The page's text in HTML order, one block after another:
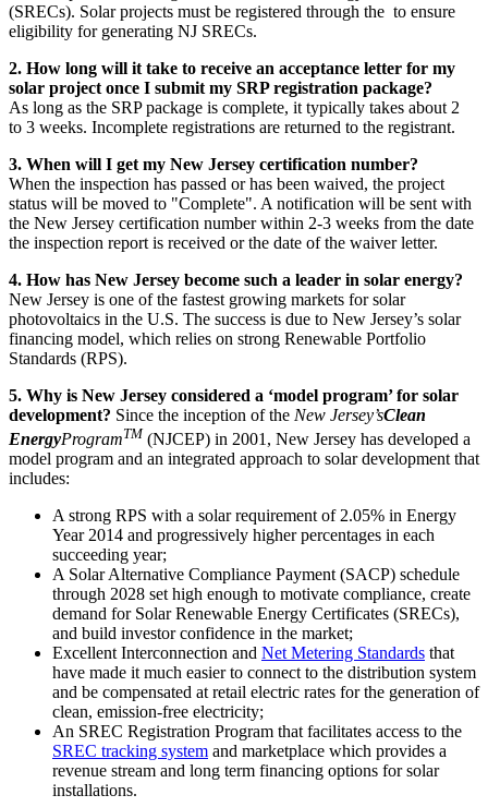
(SRECs). Solar projects must be registered through the ​​​​‌ ‍ ​‍​‍‌‍ ‌ ​‍‌‍‍‌‌‍‌ ‌‍‍‌‌‍ ‍​‍​‍​ ‍‍​‍​‍‌ ​ ‌‍​‌‌‍ ‍‌‍‍‌‌ ‌​‌ ‍‌​‍ ‍‌‍‍‌‌‍ ​‍​‍​‍ ​​‍​‍‌‍‍​‌ ​‍‌‍‌‌‌‍‌‍​‍​‍​ ‍‍​‍​‍‌‍‍​‌ ‌​‌ ‌​‌ ​​​ ‍‍​‍ ​‍ ‌‍ ​‌‍ ‌‍​ ‌‍​‌‌‍ ​‌‍‍​‌‍ ‌ ​ ‌ ‌​​ ‍‍​ ​ ​ ​ ​ ​ ​ ​ ​‍ ‌‍‍‌‌‍ ‍‌ ‌​‌‍‌‌‌‍ ‍‌ ‌​​‍ ‌‍‌‌‌‍‌​‌‍‍‌‌ ‌​​‍ ‌‍ ‌‌‍ ‌‍‌​‌‍‌‌​ ‌‌ ​​‌ ​‍‌‍‌‌‌ ​ ‌‍‌‌‌‍ ‍‌ ‌​‌‍​‌‌ ‌​‌‍‍‌‌‍ ‌‍ ‍​ ‍ ‌‍‍‌‌‍‌​​ ‌​ ​​‌‍‌‍‌‍‌‌​ ​​​ ‌‌​ ​‌‌‍‌‍‌‍‌‌​‍ ‌​ ‌​​ ​‌​ ‍​‌‍‌​​‍ ‌​ ‌​‌‍‌​​ ‌‍​ ‍‌​‍ ‌‌‍​‌​ ​ ​ ‌​‌‍​ ​‍ ‌‌‍‌‌‌‍‌‍​ ‌‍​ ‌​​ ‍​‌‍​ ‌‍‌​​ ‌​​ ​‍​ ​‌‌‍​ ​ ‌‌​ ‍ ‌ ‌​‌ ‍‌‌ ​​‌‍‌‌​ ‌‌‍‍​‌‍‌‌‌‍ ​‌ ​​‌‌‌​‌‍ ‌ ​​‌‍‍‌‌‍​ ​ ‍ ‌ ​​‌‍​‌‌ ‌​‌‍‍​​ ‌‌‍​ ‌‍ ‌‍ ‍‌ ‌​‌‍‌‌‌‍ ‍‌ ‌​​‍‌‌​ ‌‌‌​​‍‌‌ ‌‍‍ ‌‍‌‌‌ ‍‌​‍‌‌​ ​ ‌​‌​​‍‌‌​ ​ ‌​‌​​‍‌‌​ ​‍​ ​‍‌‍​ ​ ​‌‌‍‌​​ ‍​​ ​ ​ ‌​​ ​‍‌‍‌‌‌‍​ ​ ​​​ ​ ‌‍‌​​‍‌‌​ ​‍​ ​‍​‍‌‌​ ‌‌‌​‌​​‍ ‍‌‍​ ‌‍‍​‌‍‍‌‌‍ ​‌‍‌​‌ ​‍‌‍‌‌‌‍ ‍​‍‌‌​ ‌‌‌​​‍‌‌ ‌‍‍ ‌‍‌‌‌ ‍‌​‍‌‌​ ​ ‌​‌​​‍‌‌​ ​ ‌​‌​​‍‌‌​ ​‍​ ​‍​ ​ ‌‍‌‌‌‍‌​​ ​‍‌‍‌​‌‍‌‌​ ‍​‌‍​‍​ ‌​‌‍‌‌​ ‌‍​ ‌ ​‍‌‌​ ​‍​ ​‍​‍‌‌​ ‌‌‌​‌​​‍ ‍‌ ‌​‌‍‌‌‌ ‍​‌ ‌​​ ‌‍​‍‌‍​‌‌ ​ ‌‍‌‌‌‌‌‌‌ ​‍‌‍ ​​ ‌‌‍‍​‌ ‌​‌ ‌​‌ ​​​‍‌‌​ ​ ‌​​‌​‍‌‌​ ​‍‌​‌‍​‍‌‌​ ​‍‌​‌‍‌‍ ​‌‍ ‌‍​ ‌‍​‌‌‍ ​‌‍‍​‌‍ ‌ ​ ‌ ‌​​‍‌‌​ ​ ‌​​‌​ ​ ​ ​ ​ ​ ​ ​ ​‍‌‍‌‍‍‌‌‍‌​​ ‌​ ​​‌‍‌‍‌‍‌‌​ ​​​ ‌‌​ ​‌‌‍‌‍‌‍‌‌​‍ ‌​ ‌​​ ​‌​ ‍​‌‍‌​​‍ ‌​ ‌​‌‍‌​​ ‌‍​ ‍‌​‍ ‌‌‍​‌​ ​ ​ ‌​‌‍​ ​‍ ‌‌‍‌‌‌‍‌‍​ ‌‍​ ‌​​ ‍​‌‍​ ‌‍‌​​ ‌​​ ​‍​ ​‌‌‍​ ​ ‌‌​‍‌‍‌ ‌​‌ ‍‌‌ ​​‌‍‌‌​ ‌‌‍‍​‌‍‌‌‌‍ ​‌ ​​‌‌‌​‌‍ ‌ ​​‌‍‍‌‌‍​ ​‍‌‍‌ ​​‌‍​‌‌ ‌​‌‍‍​​ ‌‌‍​ ‌‍ ‌‍ ‍‌ ‌​‌‍‌‌‌‍ ‍‌ ‌​​‍‌‌​ ‌‌‌​​‍‌‌ ‌‍‍ ‌‍‌‌‌ ‍‌​‍‌‌​ ​ ‌​‌​​‍‌‌​ ​ ‌​‌​​‍‌‌​ ​‍​ ​‍‌‍​ ​ ​‌‌‍‌​​ ‍​​ ​ ​ ‌​​ ​‍‌‍‌‌‌‍​ ​ ​​​ ​ ‌‍‌​​‍‌‌​ ​‍​ ​‍​‍‌‌​ ‌‌‌​‌​​‍ ‍‌‍​ ‌‍‍​‌‍‍‌‌‍ ​‌‍‌​‌ ​‍‌‍‌‌‌‍ ‍​‍‌‌​ ‌‌‌​​‍‌‌ ‌‍‍ ‌‍‌‌‌ ‍‌​‍‌‌​ ​ ‌​‌​​‍‌‌​ ​ ‌​‌​​‍‌‌​ ​‍​ ​‍​ ​ ‌‍‌‌‌‍‌​​ ​‍‌‍‌​‌‍‌‌​ ‍​‌‍​‍​ ‌​‌‍‌‌​ ‌‍​ ‌ ​‍‌‌​ ​‍​ ​‍​‍‌‌​ ‌‌‌​‌​​‍ ‍‌ ‌​‌‍‌‌‌ ‍​‌ ‌​​‍‌‍‌ ​​‌‍‌‌‌ ​‍‌ ​ ‌ ​​‌‍‌‌‌‍​ ‌ ‌​‌‍‍‌‌ ‌‍‌‍‌‌​ ‌‌ ​​‌ ‌‌‌‍​‍‌‍ ​‌‍‍‌‌ ​ ‌‍‍​‌‍‌‌‌‍‌​​‍​‍‌ ‌ to ensure
eligibility for generating NJ SRECs.​​​​‌ ‍ ​‍​‍‌‍ ‌ ​‍‌‍‍‌‌‍‌ ‌‍‍‌‌‍ ‍​‍​‍​ ‍‍​‍​‍‌ ​ ‌‍​‌‌‍ ‍‌‍‍‌‌ ‌​‌ ‍‌​‍ ‍‌‍‍‌‌‍ ​‍​‍​‍ ​​‍​‍‌‍‍​‌ ​‍‌‍‌‌‌‍‌‍​‍​‍​ ‍‍​‍​‍‌‍‍​‌ ‌​‌ ‌​‌ ​​​ ‍‍​‍ ​‍ ‌‍ ​‌‍ ‌‍​ ‌‍​‌‌‍ ​‌‍‍​‌‍ ‌ ​ ‌ ‌​​ ‍‍​ ​ ​ ​ ​ ​ ​ ​ ​‍ ‌‍‍‌‌‍ ‍‌ ‌​‌‍‌‌‌‍ ‍‌ ‌​​‍ ‌‍‌‌‌‍‌​‌‍‍‌‌ ‌​​‍ ‌‍ ‌‌‍ ‌‍‌​‌‍‌‌​ ‌‌ ​​‌ ​‍‌‍‌‌‌ ​ ‌‍‌‌‌‍ ‍‌ ‌​‌‍​‌‌ ‌​‌‍‍‌‌‍ ‌‍ ‍​ ‍ ‌‍‍‌‌‍‌​​ ‌​ ​​‌‍‌‍‌‍‌‌​ ​​​ ‌‌​ ​‌‌‍‌‍‌‍‌‌​‍ ‌​ ‌​​ ​‌​ ‍​‌‍‌​​‍ ‌​ ‌​‌‍‌​​ ‌‍​ ‍‌​‍ ‌‌‍​‌​ ​ ​ ‌​‌‍​ ​‍ ‌‌‍‌‌‌‍‌‍​ ‌‍​ ‌​​ ‍​‌‍​ ‌‍‌​​ ‌​​ ​‍​ ​‌‌‍​ ​ ‌‌​ ‍ ‌ ‌​‌ ‍‌‌ ​​‌‍‌‌​ ‌‌‍‍​‌‍‌‌‌‍ ​‌ ​​‌‌‌​‌‍ ‌ ​​‌‍‍‌‌‍​ ​ ‍ ‌ ​​‌‍​‌‌ ‌​‌‍‍​​ ‌‌‍​ ‌‍ ‌‍ ‍‌ ‌​‌‍‌‌‌‍ ‍‌ ‌​​‍‌‌​ ‌‌‌​​‍‌‌ ‌‍‍ ‌‍‌‌‌ ‍‌​‍‌‌​ ​ ‌​‌​​‍‌‌​ ​ ‌​‌​​‍‌‌​ ​‍​ ​‍‌‍​ ​ ​‌‌‍‌​​ ‍​​ ​ ​ ‌​​ ​‍‌‍‌‌‌‍​ ​ ​​​ ​ ‌‍‌​​‍‌‌​ ​‍​ ​‍​‍‌‌​ ‌‌‌​‌​​‍ ‍‌‍​ ‌‍‍​‌‍‍‌‌‍ ​‌‍‌​‌ ​‍‌‍‌‌‌‍ ‍​‍‌‌​ ‌‌‌​​‍‌‌ ‌‍‍ ‌‍‌‌‌ ‍‌​‍‌‌​ ​ ‌​‌​​‍‌‌​ ​ ‌​‌​​‍‌‌​ ​‍​ ​‍​ ​‌‌‍​ ​ ‌‍​ ​ ‌‍‌​​ ​‍​ ‌ ‌‍​‌​ ​ ​ ​‌​ ‌​​ ‍‌​‍‌‌​ ​‍​ ​‍​‍‌‌​ ‌‌‌​‌​​‍ ‍‌ ‌​‌‍‌‌‌ ‍​‌ ‌​​ ‌‍​‍‌‍​‌‌ ​ ‌‍‌‌‌‌‌‌‌ ​‍‌‍ ​​ ‌‌‍‍​‌ ‌​‌ ‌​‌ ​​​‍‌‌​ ​ ‌​​‌​‍‌‌​ ​‍‌​‌‍​‍‌‌​ ​‍‌​‌‍‌‍ ​‌‍ ‌‍​ ‌‍​‌‌‍ ​‌‍‍​‌‍ ‌ ​ ‌ ‌​​‍‌‌​ ​ ‌​​‌​ ​ ​ ​ ​ ​ ​ ​ ​‍‌‍‌‍‍‌‌‍‌​​ ‌​ ​​‌‍‌‍‌‍‌‌​ ​​​ ‌‌​ ​‌‌‍‌‍‌‍‌‌​‍ ‌​ ‌​​ ​‌​ ‍​‌‍‌​​‍ ‌​ ‌​‌‍‌​​ ‌‍​ ‍‌​‍ ‌‌‍​‌​ ​ ​ ‌​‌‍​ ​‍ ‌‌‍‌‌‌‍‌‍​ ‌‍​ ‌​​ ‍​‌‍​ ‌‍‌​​ ‌​​ ​‍​ ​‌‌‍​ ​ ‌‌​‍‌‍‌ ‌​‌ ‍‌‌ ​​‌‍‌‌​ ‌‌‍‍​‌‍‌‌‌‍ ​‌ ​​‌‌‌​‌‍ ‌ ​​‌‍‍‌‌‍​ ​‍‌‍‌ ​​‌‍​‌‌ ‌​‌‍‍​​ ‌‌‍​ ‌‍ ‌‍ ‍‌ ‌​‌‍‌‌‌‍ ‍‌ ‌​​‍‌‌​ ‌‌‌​​‍‌‌ ‌‍‍ ‌‍‌‌‌ ‍‌​‍‌‌​ ​ ‌​‌​​‍‌‌​ ​ ‌​‌​​‍‌‌​ ​‍​ ​‍‌‍​ ​ ​‌‌‍‌​​ ‍​​ ​ ​ ‌​​ ​‍‌‍‌‌‌‍​ ​ ​​​ ​ ‌‍‌​​‍‌‌​ ​‍​ ​‍​‍‌‌​ ‌‌‌​‌​​‍ ‍‌‍​ ‌‍‍​‌‍‍‌‌‍ ​‌‍‌​‌ ​‍‌‍‌‌‌‍ ‍​‍‌‌​ ‌‌‌​​‍‌‌ ‌‍‍ ‌‍‌‌‌ ‍‌​‍‌‌​ ​ ‌​‌​​‍‌‌​ ​ ‌​‌​​‍‌‌​ ​‍​ ​‍​ ​‌‌‍​ ​ ‌‍​ ​ ‌‍‌​​ ​‍​ ‌ ‌‍​‌​ ​ ​ ​‌​ ‌​​ ‍‌​‍‌‌​ ​‍​ ​‍​‍‌‌​ ‌‌‌​‌​​‍ ‍‌ ‌​‌‍‌‌‌ ‍​‌ ‌​​‍‌‍‌ ​​‌‍‌‌‌ ​‍‌ ​ ‌ ​​‌‍‌‌‌‍​ ‌ ‌​‌‍‍‌‌ ‌‍‌‍‌‌​ ‌‌ ​​‌ ‌‌‌‍​‍‌‍ ​‌‍‍‌‌ ​ ‌‍‍​‌‍‌‌‌‍‌​​‍​‍‌ ‌
2. How long will it take to receive an acceptance letter for my
solar project once I submit my SRP registration package?​​​​‌ ‍ ​‍​‍‌‍ ‌ ​‍‌‍‍‌‌‍‌ ‌‍‍‌‌‍ ‍​‍​‍​ ‍‍​‍​‍‌ ​ ‌‍​‌‌‍ ‍‌‍‍‌‌ ‌​‌ ‍‌​‍ ‍‌‍‍‌‌‍ ​‍​‍​‍ ​​‍​‍‌‍‍​‌ ​‍‌‍‌‌‌‍‌‍​‍​‍​ ‍‍​‍​‍‌‍‍​‌ ‌​‌ ‌​‌ ​​​ ‍‍​‍ ​‍ ‌‍ ​‌‍ ‌‍​ ‌‍​‌‌‍ ​‌‍‍​‌‍ ‌ ​ ‌ ‌​​ ‍‍​ ​ ​ ​ ​ ​ ​ ​ ​‍ ‌‍‍‌‌‍ ‍‌ ‌​‌‍‌‌‌‍ ‍‌ ‌​​‍ ‌‍‌‌‌‍‌​‌‍‍‌‌ ‌​​‍ ‌‍ ‌‌‍ ‌‍‌​‌‍‌‌​ ‌‌ ​​‌ ​‍‌‍‌‌‌ ​ ‌‍‌‌‌‍ ‍‌ ‌​‌‍​‌‌ ‌​‌‍‍‌‌‍ ‌‍ ‍​ ‍ ‌‍‍‌‌‍‌​​ ‌​ ​​‌‍‌‍‌‍‌‌​ ​​​ ‌‌​ ​‌‌‍‌‍‌‍‌‌​‍ ‌​ ‌​​ ​‌​ ‍​‌‍‌​​‍ ‌​ ‌​‌‍‌​​ ‌‍​ ‍‌​‍ ‌‌‍​‌​ ​ ​ ‌​‌‍​ ​‍ ‌‌‍‌‌‌‍‌‍​ ‌‍​ ‌​​ ‍​‌‍​ ‌‍‌​​ ‌​​ ​‍​ ​‌‌‍​ ​ ‌‌​ ‍ ‌ ‌​‌ ‍‌‌ ​​‌‍‌‌​ ‌‌‍‍​‌‍‌‌‌‍ ​‌ ​​‌‌‌​‌‍ ‌ ​​‌‍‍‌‌‍​ ​ ‍ ‌ ​​‌‍​‌‌ ‌​‌‍‍​​ ‌‌‍​ ‌‍ ‌‍ ‍‌ ‌​‌‍‌‌‌‍ ‍‌ ‌​​‍‌‌​ ‌‌‌​​‍‌‌ ‌‍‍ ‌‍‌‌‌ ‍‌​‍‌‌​ ​ ‌​‌​​‍‌‌​ ​ ‌​‌​​‍‌‌​ ​‍​ ​‍‌‍​‍​ ‌‍‌‍‌​‌‍​‍​ ‍‌​ ‌​‌‍​ ​ ‍‌​ ​ ​ ‌‌‌‍‌​‌‍‌‌​‍‌‌​ ​‍​ ​‍​‍‌‌​ ‌‌‌​‌​​‍ ‍‌‍​ ‌‍‍​‌‍‍‌‌‍ ​‌‍‌​‌ ​‍‌‍‌‌‌‍ ‍​‍‌‌​ ‌‌‌​​‍‌‌ ‌‍‍ ‌‍‌‌‌ ‍‌​‍‌‌​ ​ ‌​‌​​‍‌‌​ ​ ‌​‌​​‍‌‌​ ​‍​ ​‍‌‍​‌​ ‌ ‌‍‌‍‌‍​‌​ ​ ​ ​‍​ ‌‍‌‍‌‌‌‍‌‍‌‍‌‌​ ‌ ‌‍‌‍​‍‌‌​ ​‍​ ​‍​‍‌‌​ ‌‌‌​‌​​‍ ‍‌ ‌​‌‍‌‌‌ ‍​‌ ‌​​ ‌‍​‍‌‍​‌‌ ​ ‌‍‌‌‌‌‌‌‌ ​‍‌‍ ​​ ‌‌‍‍​‌ ‌​‌ ‌​‌ ​​​‍‌‌​ ​ ‌​​‌​‍‌‌​ ​‍‌​‌‍​‍‌‌​ ​‍‌​‌‍‌‍ ​‌‍ ‌‍​ ‌‍​‌‌‍ ​‌‍‍​‌‍ ‌ ​ ‌ ‌​​‍‌‌​ ​ ‌​​‌​ ​ ​ ​ ​ ​ ​ ​ ​‍‌‍‌‍‍‌‌‍‌​​ ‌​ ​​‌‍‌‍‌‍‌‌​ ​​​ ‌‌​ ​‌‌‍‌‍‌‍‌‌​‍ ‌​ ‌​​ ​‌​ ‍​‌‍‌​​‍ ‌​ ‌​‌‍‌​​ ‌‍​ ‍‌​‍ ‌‌‍​‌​ ​ ​ ‌​‌‍​ ​‍ ‌‌‍‌‌‌‍‌‍​ ‌‍​ ‌​​ ‍​‌‍​ ‌‍‌​​ ‌​​ ​‍​ ​‌‌‍​ ​ ‌‌​‍‌‍‌ ‌​‌ ‍‌‌ ​​‌‍‌‌​ ‌‌‍‍​‌‍‌‌‌‍ ​‌ ​​‌‌‌​‌‍ ‌ ​​‌‍‍‌‌‍​ ​‍‌‍‌ ​​‌‍​‌‌ ‌​‌‍‍​​ ‌‌‍​ ‌‍ ‌‍ ‍‌ ‌​‌‍‌‌‌‍ ‍‌ ‌​​‍‌‌​ ‌‌‌​​‍‌‌ ‌‍‍ ‌‍‌‌‌ ‍‌​‍‌‌​ ​ ‌​‌​​‍‌‌​ ​ ‌​‌​​‍‌‌​ ​‍​ ​‍‌‍​‍​ ‌‍‌‍‌​‌‍​‍​ ‍‌​ ‌​‌‍​ ​ ‍‌​ ​ ​ ‌‌‌‍‌​‌‍‌‌​‍‌‌​ ​‍​ ​‍​‍‌‌​ ‌‌‌​‌​​‍ ‍‌‍​ ‌‍‍​‌‍‍‌‌‍ ​‌‍‌​‌ ​‍‌‍‌‌‌‍ ‍​‍‌‌​ ‌‌‌​​‍‌‌ ‌‍‍ ‌‍‌‌‌ ‍‌​‍‌‌​ ​ ‌​‌​​‍‌‌​ ​ ‌​‌​​‍‌‌​ ​‍​ ​‍‌‍​‌​ ‌ ‌‍‌‍‌‍​‌​ ​ ​ ​‍​ ‌‍‌‍‌‌‌‍‌‍‌‍‌‌​ ‌ ‌‍‌‍​‍‌‌​ ​‍​ ​‍​‍‌‌​ ‌‌‌​‌​​‍ ‍‌ ‌​‌‍‌‌‌ ‍​‌ ‌​​‍‌‍‌ ​​‌‍‌‌‌ ​‍‌ ​ ‌ ​​‌‍‌‌‌‍​ ‌ ‌​‌‍‍‌‌ ‌‍‌‍‌‌​ ‌‌ ​​‌ ‌‌‌‍​‍‌‍ ​‌‍‍‌‌ ​ ‌‍‍​‌‍‌‌‌‍‌​​‍​‍‌ ‌
As long as the SRP package is complete, it typically takes about 2
to 3 weeks. Incomplete registrations are returned to the registrant.​​​​‌ ‍ ​‍​‍‌‍ ‌ ​‍‌‍‍‌‌‍‌ ‌‍‍‌‌‍ ‍​‍​‍​ ‍‍​‍​‍‌ ​ ‌‍​‌‌‍ ‍‌‍‍‌‌ ‌​‌ ‍‌​‍ ‍‌‍‍‌‌‍ ​‍​‍​‍ ​​‍​‍‌‍‍​‌ ​‍‌‍‌‌‌‍‌‍​‍​‍​ ‍‍​‍​‍‌‍‍​‌ ‌​‌ ‌​‌ ​​​ ‍‍​‍ ​‍ ‌‍ ​‌‍ ‌‍​ ‌‍​‌‌‍ ​‌‍‍​‌‍ ‌ ​ ‌ ‌​​ ‍‍​ ​ ​ ​ ​ ​ ​ ​ ​‍ ‌‍‍‌‌‍ ‍‌ ‌​‌‍‌‌‌‍ ‍‌ ‌​​‍ ‌‍‌‌‌‍‌​‌‍‍‌‌ ‌​​‍ ‌‍ ‌‌‍ ‌‍‌​‌‍‌‌​ ‌‌ ​​‌ ​‍‌‍‌‌‌ ​ ‌‍‌‌‌‍ ‍‌ ‌​‌‍​‌‌ ‌​‌‍‍‌‌‍ ‌‍ ‍​ ‍ ‌‍‍‌‌‍‌​​ ‌​ ​​‌‍‌‍‌‍‌‌​ ​​​ ‌‌​ ​‌‌‍‌‍‌‍‌‌​‍ ‌​ ‌​​ ​‌​ ‍​‌‍‌​​‍ ‌​ ‌​‌‍‌​​ ‌‍​ ‍‌​‍ ‌‌‍​‌​ ​ ​ ‌​‌‍​ ​‍ ‌‌‍‌‌‌‍‌‍​ ‌‍​ ‌​​ ‍​‌‍​ ‌‍‌​​ ‌​​ ​‍​ ​‌‌‍​ ​ ‌‌​ ‍ ‌ ‌​‌ ‍‌‌ ​​‌‍‌‌​ ‌‌‍‍​‌‍‌‌‌‍ ​‌ ​​‌‌‌​‌‍ ‌ ​​‌‍‍‌‌‍​ ​ ‍ ‌ ​​‌‍​‌‌ ‌​‌‍‍​​ ‌‌‍​ ‌‍ ‌‍ ‍‌ ‌​‌‍‌‌‌‍ ‍‌ ‌​​‍‌‌​ ‌‌‌​​‍‌‌ ‌‍‍ ‌‍‌‌‌ ‍‌​‍‌‌​ ​ ‌​‌​​‍‌‌​ ​ ‌​‌​​‍‌‌​ ​‍​ ​‍‌‍​‍​ ‌‍‌‍‌​‌‍​‍​ ‍‌​ ‌​‌‍​ ​ ‍‌​ ​ ​ ‌‌‌‍‌​‌‍‌‌​‍‌‌​ ​‍​ ​‍​‍‌‌​ ‌‌‌​‌​​‍ ‍‌‍​ ‌‍‍​‌‍‍‌‌‍ ​‌‍‌​‌ ​‍‌‍‌‌‌‍ ‍​‍‌‌​ ‌‌‌​​‍‌‌ ‌‍‍ ‌‍‌‌‌ ‍‌​‍‌‌​ ​ ‌​‌​​‍‌‌​ ​ ‌​‌​​‍‌‌​ ​‍​ ​‍‌‍‌‍‌‍‌‍​ ‌​‌‍​ ​ ‌‌​ ‌ ​ ​‌​ ​​‌‍​ ​ ‌‌​ ‌ ​ ​‍​‍‌‌​ ​‍​ ​‍​‍‌‌​ ‌‌‌​‌​​‍ ‍‌ ‌​‌‍‌‌‌ ‍​‌ ‌​​ ‌‍​‍‌‍​‌‌ ​ ‌‍‌‌‌‌‌‌‌ ​‍‌‍ ​​ ‌‌‍‍​‌ ‌​‌ ‌​‌ ​​​‍‌‌​ ​ ‌​​‌​‍‌‌​ ​‍‌​‌‍​‍‌‌​ ​‍‌​‌‍‌‍ ​‌‍ ‌‍​ ‌‍​‌‌‍ ​‌‍‍​‌‍ ‌ ​ ‌ ‌​​‍‌‌​ ​ ‌​​‌​ ​ ​ ​ ​ ​ ​ ​ ​‍‌‍‌‍‍‌‌‍‌​​ ‌​ ​​‌‍‌‍‌‍‌‌​ ​​​ ‌‌​ ​‌‌‍‌‍‌‍‌‌​‍ ‌​ ‌​​ ​‌​ ‍​‌‍‌​​‍ ‌​ ‌​‌‍‌​​ ‌‍​ ‍‌​‍ ‌‌‍​‌​ ​ ​ ‌​‌‍​ ​‍ ‌‌‍‌‌‌‍‌‍​ ‌‍​ ‌​​ ‍​‌‍​ ‌‍‌​​ ‌​​ ​‍​ ​‌‌‍​ ​ ‌‌​‍‌‍‌ ‌​‌ ‍‌‌ ​​‌‍‌‌​ ‌‌‍‍​‌‍‌‌‌‍ ​‌ ​​‌‌‌​‌‍ ‌ ​​‌‍‍‌‌‍​ ​‍‌‍‌ ​​‌‍​‌‌ ‌​‌‍‍​​ ‌‌‍​ ‌‍ ‌‍ ‍‌ ‌​‌‍‌‌‌‍ ‍‌ ‌​​‍‌‌​ ‌‌‌​​‍‌‌ ‌‍‍ ‌‍‌‌‌ ‍‌​‍‌‌​ ​ ‌​‌​​‍‌‌​ ​ ‌​‌​​‍‌‌​ ​‍​ ​‍‌‍​‍​ ‌‍‌‍‌​‌‍​‍​ ‍‌​ ‌​‌‍​ ​ ‍‌​ ​ ​ ‌‌‌‍‌​‌‍‌‌​‍‌‌​ ​‍​ ​‍​‍‌‌​ ‌‌‌​‌​​‍ ‍‌‍​ ‌‍‍​‌‍‍‌‌‍ ​‌‍‌​‌ ​‍‌‍‌‌‌‍ ‍​‍‌‌​ ‌‌‌​​‍‌‌ ‌‍‍ ‌‍‌‌‌ ‍‌​‍‌‌​ ​ ‌​‌​​‍‌‌​ ​ ‌​‌​​‍‌‌​ ​‍​ ​‍‌‍‌‍‌‍‌‍​ ‌​‌‍​ ​ ‌‌​ ‌ ​ ​‌​ ​​‌‍​ ​ ‌‌​ ‌ ​ ​‍​‍‌‌​ ​‍​ ​‍​‍‌‌​ ‌‌‌​‌​​‍ ‍‌ ‌​‌‍‌‌‌ ‍​‌ ‌​​‍‌‍‌ ​​‌‍‌‌‌ ​‍‌ ​ ‌ ​​‌‍‌‌‌‍​ ‌ ‌​‌‍‍‌‌ ‌‍‌‍‌‌​ ‌‌ ​​‌ ‌‌‌‍​‍‌‍ ​‌‍‍‌‌ ​ ‌‍‍​‌‍‌‌‌‍‌​​‍​‍‌ ‌
3. When will I get my New Jersey certification number?​​​​‌ ‍ ​‍​‍‌‍ ‌ ​‍‌‍‍‌‌‍‌ ‌‍‍‌‌‍ ‍​‍​‍​ ‍‍​‍​‍‌ ​ ‌‍​‌‌‍ ‍‌‍‍‌‌ ‌​‌ ‍‌​‍ ‍‌‍‍‌‌‍ ​‍​‍​‍ ​​‍​‍‌‍‍​‌ ​‍‌‍‌‌‌‍‌‍​‍​‍​ ‍‍​‍​‍‌‍‍​‌ ‌​‌ ‌​‌ ​​​ ‍‍​‍ ​‍ ‌‍ ​‌‍ ‌‍​ ‌‍​‌‌‍ ​‌‍‍​‌‍ ‌ ​ ‌ ‌​​ ‍‍​ ​ ​ ​ ​ ​ ​ ​ ​‍ ‌‍‍‌‌‍ ‍‌ ‌​‌‍‌‌‌‍ ‍‌ ‌​​‍ ‌‍‌‌‌‍‌​‌‍‍‌‌ ‌​​‍ ‌‍ ‌‌‍ ‌‍‌​‌‍‌‌​ ‌‌ ​​‌ ​‍‌‍‌‌‌ ​ ‌‍‌‌‌‍ ‍‌ ‌​‌‍​‌‌ ‌​‌‍‍‌‌‍ ‌‍ ‍​ ‍ ‌‍‍‌‌‍‌​​ ‌​ ​​‌‍‌‍‌‍‌‌​ ​​​ ‌‌​ ​‌‌‍‌‍‌‍‌‌​‍ ‌​ ‌​​ ​‌​ ‍​‌‍‌​​‍ ‌​ ‌​‌‍‌​​ ‌‍​ ‍‌​‍ ‌‌‍​‌​ ​ ​ ‌​‌‍​ ​‍ ‌‌‍‌‌‌‍‌‍​ ‌‍​ ‌​​ ‍​‌‍​ ‌‍‌​​ ‌​​ ​‍​ ​‌‌‍​ ​ ‌‌​ ‍ ‌ ‌​‌ ‍‌‌ ​​‌‍‌‌​ ‌‌‍‍​‌‍‌‌‌‍ ​‌ ​​‌‌‌​‌‍ ‌ ​​‌‍‍‌‌‍​ ​ ‍ ‌ ​​‌‍​‌‌ ‌​‌‍‍​​ ‌‌‍​ ‌‍ ‌‍ ‍‌ ‌​‌‍‌‌‌‍ ‍‌ ‌​​‍‌‌​ ‌‌‌​​‍‌‌ ‌‍‍ ‌‍‌‌‌ ‍‌​‍‌‌​ ​ ‌​‌​​‍‌‌​ ​ ‌​‌​​‍‌‌​ ​‍​ ​‍​ ‌​​ ‌​​ ​‌‌‍‌‍‌‍​‍‌‍‌‍​ ​​​ ‍‌​ ‌​​ ​ ​ ​‌​ ‍‌​‍‌‌​ ​‍​ ​‍​‍‌‌​ ‌‌‌​‌​​‍ ‍‌‍​ ‌‍‍​‌‍‍‌‌‍ ​‌‍‌​‌ ​‍‌‍‌‌‌‍ ‍​‍‌‌​ ‌‌‌​​‍‌‌ ‌‍‍ ‌‍‌‌‌ ‍‌​‍‌‌​ ​ ‌​‌​​‍‌‌​ ​ ‌​‌​​‍‌‌​ ​‍​ ​‍‌‍​‍‌‍‌‌‌‍​ ‌‍​ ​ ‌‍‌‍‌‍‌‍‌‌‌‍​‍​ ​‌​ ‌‍‌‍​‍‌‍​‍​‍‌‌​ ​‍​ ​‍​‍‌‌​ ‌‌‌​‌​​‍ ‍‌ ‌​‌‍‌‌‌ ‍​‌ ‌​​ ‌‍​‍‌‍​‌‌ ​ ‌‍‌‌‌‌‌‌‌ ​‍‌‍ ​​ ‌‌‍‍​‌ ‌​‌ ‌​‌ ​​​‍‌‌​ ​ ‌​​‌​‍‌‌​ ​‍‌​‌‍​‍‌‌​ ​‍‌​‌‍‌‍ ​‌‍ ‌‍​ ‌‍​‌‌‍ ​‌‍‍​‌‍ ‌ ​ ‌ ‌​​‍‌‌​ ​ ‌​​‌​ ​ ​ ​ ​ ​ ​ ​ ​‍‌‍‌‍‍‌‌‍‌​​ ‌​ ​​‌‍‌‍‌‍‌‌​ ​​​ ‌‌​ ​‌‌‍‌‍‌‍‌‌​‍ ‌​ ‌​​ ​‌​ ‍​‌‍‌​​‍ ‌​ ‌​‌‍‌​​ ‌‍​ ‍‌​‍ ‌‌‍​‌​ ​ ​ ‌​‌‍​ ​‍ ‌‌‍‌‌‌‍‌‍​ ‌‍​ ‌​​ ‍​‌‍​ ‌‍‌​​ ‌​​ ​‍​ ​‌‌‍​ ​ ‌‌​‍‌‍‌ ‌​‌ ‍‌‌ ​​‌‍‌‌​ ‌‌‍‍​‌‍‌‌‌‍ ​‌ ​​‌‌‌​‌‍ ‌ ​​‌‍‍‌‌‍​ ​‍‌‍‌ ​​‌‍​‌‌ ‌​‌‍‍​​ ‌‌‍​ ‌‍ ‌‍ ‍‌ ‌​‌‍‌‌‌‍ ‍‌ ‌​​‍‌‌​ ‌‌‌​​‍‌‌ ‌‍‍ ‌‍‌‌‌ ‍‌​‍‌‌​ ​ ‌​‌​​‍‌‌​ ​ ‌​‌​​‍‌‌​ ​‍​ ​‍​ ‌​​ ‌​​ ​‌‌‍‌‍‌‍​‍‌‍‌‍​ ​​​ ‍‌​ ‌​​ ​ ​ ​‌​ ‍‌​‍‌‌​ ​‍​ ​‍​‍‌‌​ ‌‌‌​‌​​‍ ‍‌‍​ ‌‍‍​‌‍‍‌‌‍ ​‌‍‌​‌ ​‍‌‍‌‌‌‍ ‍​‍‌‌​ ‌‌‌​​‍‌‌ ‌‍‍ ‌‍‌‌‌ ‍‌​‍‌‌​ ​ ‌​‌​​‍‌‌​ ​ ‌​‌​​‍‌‌​ ​‍​ ​‍‌‍​‍‌‍‌‌‌‍​ ‌‍​ ​ ‌‍‌‍‌‍‌‍‌‌‌‍​‍​ ​‌​ ‌‍‌‍​‍‌‍​‍​‍‌‌​ ​‍​ ​‍​‍‌‌​ ‌‌‌​‌​​‍ ‍‌ ‌​‌‍‌‌‌ ‍​‌ ‌​​‍‌‍‌ ​​‌‍‌‌‌ ​‍‌ ​ ‌ ​​‌‍‌‌‌‍​ ‌ ‌​‌‍‍‌‌ ‌‍‌‍‌‌​ ‌‌ ​​‌ ‌‌‌‍​‍‌‍ ​‌‍‍‌‌ ​ ‌‍‍​‌‍‌‌‌‍‌​​‍​‍‌ ‌
When the inspection has passed or has been waived, the project
status will be moved to "Complete". A notification will be sent with
the New Jersey certification number within 2-3 weeks from the date
the inspection report is received or the date of the waiver letter.​​​​‌ ‍ ​‍​‍‌‍ ‌ ​‍‌‍‍‌‌‍‌ ‌‍‍‌‌‍ ‍​‍​‍​ ‍‍​‍​‍‌ ​ ‌‍​‌‌‍ ‍‌‍‍‌‌ ‌​‌ ‍‌​‍ ‍‌‍‍‌‌‍ ​‍​‍​‍ ​​‍​‍‌‍‍​‌ ​‍‌‍‌‌‌‍‌‍​‍​‍​ ‍‍​‍​‍‌‍‍​‌ ‌​‌ ‌​‌ ​​​ ‍‍​‍ ​‍ ‌‍ ​‌‍ ‌‍​ ‌‍​‌‌‍ ​‌‍‍​‌‍ ‌ ​ ‌ ‌​​ ‍‍​ ​ ​ ​ ​ ​ ​ ​ ​‍ ‌‍‍‌‌‍ ‍‌ ‌​‌‍‌‌‌‍ ‍‌ ‌​​‍ ‌‍‌‌‌‍‌​‌‍‍‌‌ ‌​​‍ ‌‍ ‌‌‍ ‌‍‌​‌‍‌‌​ ‌‌ ​​‌ ​‍‌‍‌‌‌ ​ ‌‍‌‌‌‍ ‍‌ ‌​‌‍​‌‌ ‌​‌‍‍‌‌‍ ‌‍ ‍​ ‍ ‌‍‍‌‌‍‌​​ ‌​ ​​‌‍‌‍‌‍‌‌​ ​​​ ‌‌​ ​‌‌‍‌‍‌‍‌‌​‍ ‌​ ‌​​ ​‌​ ‍​‌‍‌​​‍ ‌​ ‌​‌‍‌​​ ‌‍​ ‍‌​‍ ‌‌‍​‌​ ​ ​ ‌​‌‍​ ​‍ ‌‌‍‌‌‌‍‌‍​ ‌‍​ ‌​​ ‍​‌‍​ ‌‍‌​​ ‌​​ ​‍​ ​‌‌‍​ ​ ‌‌​ ‍ ‌ ‌​‌ ‍‌‌ ​​‌‍‌‌​ ‌‌‍‍​‌‍‌‌‌‍ ​‌ ​​‌‌‌​‌‍ ‌ ​​‌‍‍‌‌‍​ ​ ‍ ‌ ​​‌‍​‌‌ ‌​‌‍‍​​ ‌‌‍​ ‌‍ ‌‍ ‍‌ ‌​‌‍‌‌‌‍ ‍‌ ‌​​‍‌‌​ ‌‌‌​​‍‌‌ ‌‍‍ ‌‍‌‌‌ ‍‌​‍‌‌​ ​ ‌​‌​​‍‌‌​ ​ ‌​‌​​‍‌‌​ ​‍​ ​‍​ ‌​​ ‌​​ ​‌‌‍‌‍‌‍​‍‌‍‌‍​ ​​​ ‍‌​ ‌​​ ​ ​ ​‌​ ‍‌​‍‌‌​ ​‍​ ​‍​‍‌‌​ ‌‌‌​‌​​‍ ‍‌‍​ ‌‍‍​‌‍‍‌‌‍ ​‌‍‌​‌ ​‍‌‍‌‌‌‍ ‍​‍‌‌​ ‌‌‌​​‍‌‌ ‌‍‍ ‌‍‌‌‌ ‍‌​‍‌‌​ ​ ‌​‌​​‍‌‌​ ​ ‌​‌​​‍‌‌​ ​‍​ ​‍‌‍​ ‌‍​ ‌‍​‍‌‍​ ​ ‍​​ ‌‍‌‍‌​​ ​‌‌‍​‌‌‍​‍​ ‌‍‌‍‌‌​‍‌‌​ ​‍​ ​‍​‍‌‌​ ‌‌‌​‌​​‍ ‍‌ ‌​‌‍‌‌‌ ‍​‌ ‌​​ ‌‍​‍‌‍​‌‌ ​ ‌‍‌‌‌‌‌‌‌ ​‍‌‍ ​​ ‌‌‍‍​‌ ‌​‌ ‌​‌ ​​​‍‌‌​ ​ ‌​​‌​‍‌‌​ ​‍‌​‌‍​‍‌‌​ ​‍‌​‌‍‌‍ ​‌‍ ‌‍​ ‌‍​‌‌‍ ​‌‍‍​‌‍ ‌ ​ ‌ ‌​​‍‌‌​ ​ ‌​​‌​ ​ ​ ​ ​ ​ ​ ​ ​‍‌‍‌‍‍‌‌‍‌​​ ‌​ ​​‌‍‌‍‌‍‌‌​ ​​​ ‌‌​ ​‌‌‍‌‍‌‍‌‌​‍ ‌​ ‌​​ ​‌​ ‍​‌‍‌​​‍ ‌​ ‌​‌‍‌​​ ‌‍​ ‍‌​‍ ‌‌‍​‌​ ​ ​ ‌​‌‍​ ​‍ ‌‌‍‌‌‌‍‌‍​ ‌‍​ ‌​​ ‍​‌‍​ ‌‍‌​​ ‌​​ ​‍​ ​‌‌‍​ ​ ‌‌​‍‌‍‌ ‌​‌ ‍‌‌ ​​‌‍‌‌​ ‌‌‍‍​‌‍‌‌‌‍ ​‌ ​​‌‌‌​‌‍ ‌ ​​‌‍‍‌‌‍​ ​‍‌‍‌ ​​‌‍​‌‌ ‌​‌‍‍​​ ‌‌‍​ ‌‍ ‌‍ ‍‌ ‌​‌‍‌‌‌‍ ‍‌ ‌​​‍‌‌​ ‌‌‌​​‍‌‌ ‌‍‍ ‌‍‌‌‌ ‍‌​‍‌‌​ ​ ‌​‌​​‍‌‌​ ​ ‌​‌​​‍‌‌​ ​‍​ ​‍​ ‌​​ ‌​​ ​‌‌‍‌‍‌‍​‍‌‍‌‍​ ​​​ ‍‌​ ‌​​ ​ ​ ​‌​ ‍‌​‍‌‌​ ​‍​ ​‍​‍‌‌​ ‌‌‌​‌​​‍ ‍‌‍​ ‌‍‍​‌‍‍‌‌‍ ​‌‍‌​‌ ​‍‌‍‌‌‌‍ ‍​‍‌‌​ ‌‌‌​​‍‌‌ ‌‍‍ ‌‍‌‌‌ ‍‌​‍‌‌​ ​ ‌​‌​​‍‌‌​ ​ ‌​‌​​‍‌‌​ ​‍​ ​‍‌‍​ ‌‍​ ‌‍​‍‌‍​ ​ ‍​​ ‌‍‌‍‌​​ ​‌‌‍​‌‌‍​‍​ ‌‍‌‍‌‌​‍‌‌​ ​‍​ ​‍​‍‌‌​ ‌‌‌​‌​​‍ ‍‌ ‌​‌‍‌‌‌ ‍​‌ ‌​​‍‌‍‌ ​​‌‍‌‌‌ ​‍‌ ​ ‌ ​​‌‍‌‌‌‍​ ‌ ‌​‌‍‍‌‌ ‌‍‌‍‌‌​ ‌‌ ​​‌ ‌‌‌‍​‍‌‍ ​‌‍‍‌‌ ​ ‌‍‍​‌‍‌‌‌‍‌​​‍​‍‌ ‌
4. How has New Jersey become such a leader in solar energy?​​​​‌ ‍ ​‍​‍‌‍ ‌ ​‍‌‍‍‌‌‍‌ ‌‍‍‌‌‍ ‍​‍​‍​ ‍‍​‍​‍‌ ​ ‌‍​‌‌‍ ‍‌‍‍‌‌ ‌​‌ ‍‌​‍ ‍‌‍‍‌‌‍ ​‍​‍​‍ ​​‍​‍‌‍‍​‌ ​‍‌‍‌‌‌‍‌‍​‍​‍​ ‍‍​‍​‍‌‍‍​‌ ‌​‌ ‌​‌ ​​​ ‍‍​‍ ​‍ ‌‍ ​‌‍ ‌‍​ ‌‍​‌‌‍ ​‌‍‍​‌‍ ‌ ​ ‌ ‌​​ ‍‍​ ​ ​ ​ ​ ​ ​ ​ ​‍ ‌‍‍‌‌‍ ‍‌ ‌​‌‍‌‌‌‍ ‍‌ ‌​​‍ ‌‍‌‌‌‍‌​‌‍‍‌‌ ‌​​‍ ‌‍ ‌‌‍ ‌‍‌​‌‍‌‌​ ‌‌ ​​‌ ​‍‌‍‌‌‌ ​ ‌‍‌‌‌‍ ‍‌ ‌​‌‍​‌‌ ‌​‌‍‍‌‌‍ ‌‍ ‍​ ‍ ‌‍‍‌‌‍‌​​ ‌​ ​​‌‍‌‍‌‍‌‌​ ​​​ ‌‌​ ​‌‌‍‌‍‌‍‌‌​‍ ‌​ ‌​​ ​‌​ ‍​‌‍‌​​‍ ‌​ ‌​‌‍‌​​ ‌‍​ ‍‌​‍ ‌‌‍​‌​ ​ ​ ‌​‌‍​ ​‍ ‌‌‍‌‌‌‍‌‍​ ‌‍​ ‌​​ ‍​‌‍​ ‌‍‌​​ ‌​​ ​‍​ ​‌‌‍​ ​ ‌‌​ ‍ ‌ ‌​‌ ‍‌‌ ​​‌‍‌‌​ ‌‌‍‍​‌‍‌‌‌‍ ​‌ ​​‌‌‌​‌‍ ‌ ​​‌‍‍‌‌‍​ ​ ‍ ‌ ​​‌‍​‌‌ ‌​‌‍‍​​ ‌‌‍​ ‌‍ ‌‍ ‍‌ ‌​‌‍‌‌‌‍ ‍‌ ‌​​‍‌‌​ ‌‌‌​​‍‌‌ ‌‍‍ ‌‍‌‌‌ ‍‌​‍‌‌​ ​ ‌​‌​​‍‌‌​ ​ ‌​‌​​‍‌‌​ ​‍​ ​‍‌‍​‍​ ​‌​ ‍‌​ ​​​ ​‌‌‍‌​​ ‌ ‌‍​‍​ ​ ​ ‍​‌‍‌‌​ ​‍​‍‌‌​ ​‍​ ​‍​‍‌‌​ ‌‌‌​‌​​‍ ‍‌‍​ ‌‍‍​‌‍‍‌‌‍ ​‌‍‌​‌ ​‍‌‍‌‌‌‍ ‍​‍‌‌​ ‌‌‌​​‍‌‌ ‌‍‍ ‌‍‌‌‌ ‍‌​‍‌‌​ ​ ‌​‌​​‍‌‌​ ​ ‌​‌​​‍‌‌​ ​‍​ ​‍​ ‍​​ ‌‍‌‍‌​​ ‍‌‌‍‌‌​ ​ ​ ​‌​ ‌‌‌‍‌​​ ‌‌​ ​‍‌‍‌​​‍‌‌​ ​‍​ ​‍​‍‌‌​ ‌‌‌​‌​​‍ ‍‌ ‌​‌‍‌‌‌ ‍​‌ ‌​​ ‌‍​‍‌‍​‌‌ ​ ‌‍‌‌‌‌‌‌‌ ​‍‌‍ ​​ ‌‌‍‍​‌ ‌​‌ ‌​‌ ​​​‍‌‌​ ​ ‌​​‌​‍‌‌​ ​‍‌​‌‍​‍‌‌​ ​‍‌​‌‍‌‍ ​‌‍ ‌‍​ ‌‍​‌‌‍ ​‌‍‍​‌‍ ‌ ​ ‌ ‌​​‍‌‌​ ​ ‌​​‌​ ​ ​ ​ ​ ​ ​ ​ ​‍‌‍‌‍‍‌‌‍‌​​ ‌​ ​​‌‍‌‍‌‍‌‌​ ​​​ ‌‌​ ​‌‌‍‌‍‌‍‌‌​‍ ‌​ ‌​​ ​‌​ ‍​‌‍‌​​‍ ‌​ ‌​‌‍‌​​ ‌‍​ ‍‌​‍ ‌‌‍​‌​ ​ ​ ‌​‌‍​ ​‍ ‌‌‍‌‌‌‍‌‍​ ‌‍​ ‌​​ ‍​‌‍​ ‌‍‌​​ ‌​​ ​‍​ ​‌‌‍​ ​ ‌‌​‍‌‍‌ ‌​‌ ‍‌‌ ​​‌‍‌‌​ ‌‌‍‍​‌‍‌‌‌‍ ​‌ ​​‌‌‌​‌‍ ‌ ​​‌‍‍‌‌‍​ ​‍‌‍‌ ​​‌‍​‌‌ ‌​‌‍‍​​ ‌‌‍​ ‌‍ ‌‍ ‍‌ ‌​‌‍‌‌‌‍ ‍‌ ‌​​‍‌‌​ ‌‌‌​​‍‌‌ ‌‍‍ ‌‍‌‌‌ ‍‌​‍‌‌​ ​ ‌​‌​​‍‌‌​ ​ ‌​‌​​‍‌‌​ ​‍​ ​‍‌‍​‍​ ​‌​ ‍‌​ ​​​ ​‌‌‍‌​​ ‌ ‌‍​‍​ ​ ​ ‍​‌‍‌‌​ ​‍​‍‌‌​ ​‍​ ​‍​‍‌‌​ ‌‌‌​‌​​‍ ‍‌‍​ ‌‍‍​‌‍‍‌‌‍ ​‌‍‌​‌ ​‍‌‍‌‌‌‍ ‍​‍‌‌​ ‌‌‌​​‍‌‌ ‌‍‍ ‌‍‌‌‌ ‍‌​‍‌‌​ ​ ‌​‌​​‍‌‌​ ​ ‌​‌​​‍‌‌​ ​‍​ ​‍​ ‍​​ ‌‍‌‍‌​​ ‍‌‌‍‌‌​ ​ ​ ​‌​ ‌‌‌‍‌​​ ‌‌​ ​‍‌‍‌​​‍‌‌​ ​‍​ ​‍​‍‌‌​ ‌‌‌​‌​​‍ ‍‌ ‌​‌‍‌‌‌ ‍​‌ ‌​​‍‌‍‌ ​​‌‍‌‌‌ ​‍‌ ​ ‌ ​​‌‍‌‌‌‍​ ‌ ‌​‌‍‍‌‌ ‌‍‌‍‌‌​ ‌‌ ​​‌ ‌‌‌‍​‍‌‍ ​‌‍‍‌‌ ​ ‌‍‍​‌‍‌‌‌‍‌​​‍​‍‌ ‌
New Jersey is one of the fastest growing markets for solar
photovoltaics in the U.S. The success is due to New Jersey’s solar
financing model, which relies on strong Renewable Portfolio
Standards (RPS).​​​​‌ ‍ ​‍​‍‌‍ ‌ ​‍‌‍‍‌‌‍‌ ‌‍‍‌‌‍ ‍​‍​‍​ ‍‍​‍​‍‌ ​ ‌‍​‌‌‍ ‍‌‍‍‌‌ ‌​‌ ‍‌​‍ ‍‌‍‍‌‌‍ ​‍​‍​‍ ​​‍​‍‌‍‍​‌ ​‍‌‍‌‌‌‍‌‍​‍​‍​ ‍‍​‍​‍‌‍‍​‌ ‌​‌ ‌​‌ ​​​ ‍‍​‍ ​‍ ‌‍ ​‌‍ ‌‍​ ‌‍​‌‌‍ ​‌‍‍​‌‍ ‌ ​ ‌ ‌​​ ‍‍​ ​ ​ ​ ​ ​ ​ ​ ​‍ ‌‍‍‌‌‍ ‍‌ ‌​‌‍‌‌‌‍ ‍‌ ‌​​‍ ‌‍‌‌‌‍‌​‌‍‍‌‌ ‌​​‍ ‌‍ ‌‌‍ ‌‍‌​‌‍‌‌​ ‌‌ ​​‌ ​‍‌‍‌‌‌ ​ ‌‍‌‌‌‍ ‍‌ ‌​‌‍​‌‌ ‌​‌‍‍‌‌‍ ‌‍ ‍​ ‍ ‌‍‍‌‌‍‌​​ ‌​ ​​‌‍‌‍‌‍‌‌​ ​​​ ‌‌​ ​‌‌‍‌‍‌‍‌‌​‍ ‌​ ‌​​ ​‌​ ‍​‌‍‌​​‍ ‌​ ‌​‌‍‌​​ ‌‍​ ‍‌​‍ ‌‌‍​‌​ ​ ​ ‌​‌‍​ ​‍ ‌‌‍‌‌‌‍‌‍​ ‌‍​ ‌​​ ‍​‌‍​ ‌‍‌​​ ‌​​ ​‍​ ​‌‌‍​ ​ ‌‌​ ‍ ‌ ‌​‌ ‍‌‌ ​​‌‍‌‌​ ‌‌‍‍​‌‍‌‌‌‍ ​‌ ​​‌‌‌​‌‍ ‌ ​​‌‍‍‌‌‍​ ​ ‍ ‌ ​​‌‍​‌‌ ‌​‌‍‍​​ ‌‌‍​ ‌‍ ‌‍ ‍‌ ‌​‌‍‌‌‌‍ ‍‌ ‌​​‍‌‌​ ‌‌‌​​‍‌‌ ‌‍‍ ‌‍‌‌‌ ‍‌​‍‌‌​ ​ ‌​‌​​‍‌‌​ ​ ‌​‌​​‍‌‌​ ​‍​ ​‍‌‍​‍​ ​‌​ ‍‌​ ​​​ ​‌‌‍‌​​ ‌ ‌‍​‍​ ​ ​ ‍​‌‍‌‌​ ​‍​‍‌‌​ ​‍​ ​‍​‍‌‌​ ‌‌‌​‌​​‍ ‍‌‍​ ‌‍‍​‌‍‍‌‌‍ ​‌‍‌​‌ ​‍‌‍‌‌‌‍ ‍​‍‌‌​ ‌‌‌​​‍‌‌ ‌‍‍ ‌‍‌‌‌ ‍‌​‍‌‌​ ​ ‌​‌​​‍‌‌​ ​ ‌​‌​​‍‌‌​ ​‍​ ​‍​ ‌​​ ‌​‌‍‌‍‌‍​‍​ ​ ‌‍‌‌​ ​‌​ ‌​‌‍‌​​ ‌‌‌‍‌​​ ​ ​‍‌‌​ ​‍​ ​‍​‍‌‌​ ‌‌‌​‌​​‍ ‍‌ ‌​‌‍‌‌‌ ‍​‌ ‌​​ ‌‍​‍‌‍​‌‌ ​ ‌‍‌‌‌‌‌‌‌ ​‍‌‍ ​​ ‌‌‍‍​‌ ‌​‌ ‌​‌ ​​​‍‌‌​ ​ ‌​​‌​‍‌‌​ ​‍‌​‌‍​‍‌‌​ ​‍‌​‌‍‌‍ ​‌‍ ‌‍​ ‌‍​‌‌‍ ​‌‍‍​‌‍ ‌ ​ ‌ ‌​​‍‌‌​ ​ ‌​​‌​ ​ ​ ​ ​ ​ ​ ​ ​‍‌‍‌‍‍‌‌‍‌​​ ‌​ ​​‌‍‌‍‌‍‌‌​ ​​​ ‌‌​ ​‌‌‍‌‍‌‍‌‌​‍ ‌​ ‌​​ ​‌​ ‍​‌‍‌​​‍ ‌​ ‌​‌‍‌​​ ‌‍​ ‍‌​‍ ‌‌‍​‌​ ​ ​ ‌​‌‍​ ​‍ ‌‌‍‌‌‌‍‌‍​ ‌‍​ ‌​​ ‍​‌‍​ ‌‍‌​​ ‌​​ ​‍​ ​‌‌‍​ ​ ‌‌​‍‌‍‌ ‌​‌ ‍‌‌ ​​‌‍‌‌​ ‌‌‍‍​‌‍‌‌‌‍ ​‌ ​​‌‌‌​‌‍ ‌ ​​‌‍‍‌‌‍​ ​‍‌‍‌ ​​‌‍​‌‌ ‌​‌‍‍​​ ‌‌‍​ ‌‍ ‌‍ ‍‌ ‌​‌‍‌‌‌‍ ‍‌ ‌​​‍‌‌​ ‌‌‌​​‍‌‌ ‌‍‍ ‌‍‌‌‌ ‍‌​‍‌‌​ ​ ‌​‌​​‍‌‌​ ​ ‌​‌​​‍‌‌​ ​‍​ ​‍‌‍​‍​ ​‌​ ‍‌​ ​​​ ​‌‌‍‌​​ ‌ ‌‍​‍​ ​ ​ ‍​‌‍‌‌​ ​‍​‍‌‌​ ​‍​ ​‍​‍‌‌​ ‌‌‌​‌​​‍ ‍‌‍​ ‌‍‍​‌‍‍‌‌‍ ​‌‍‌​‌ ​‍‌‍‌‌‌‍ ‍​‍‌‌​ ‌‌‌​​‍‌‌ ‌‍‍ ‌‍‌‌‌ ‍‌​‍‌‌​ ​ ‌​‌​​‍‌‌​ ​ ‌​‌​​‍‌‌​ ​‍​ ​‍​ ‌​​ ‌​‌‍‌‍‌‍​‍​ ​ ‌‍‌‌​ ​‌​ ‌​‌‍‌​​ ‌‌‌‍‌​​ ​ ​‍‌‌​ ​‍​ ​‍​‍‌‌​ ‌‌‌​‌​​‍ ‍‌ ‌​‌‍‌‌‌ ‍​‌ ‌​​‍‌‍‌ ​​‌‍‌‌‌ ​‍‌ ​ ‌ ​​‌‍‌‌‌‍​ ‌ ‌​‌‍‍‌‌ ‌‍‌‍‌‌​ ‌‌ ​​‌ ‌‌‌‍​‍‌‍ ​‌‍‍‌‌ ​ ‌‍‍​‌‍‌‌‌‍‌​​‍​‍‌ ‌
5. Why is New Jersey considered a ‘model program’ for solar
development?​​​​‌ ‍ ​‍​‍‌‍ ‌ ​‍‌‍‍‌‌‍‌ ‌‍‍‌‌‍ ‍​‍​‍​ ‍‍​‍​‍‌ ​ ‌‍​‌‌‍ ‍‌‍‍‌‌ ‌​‌ ‍‌​‍ ‍‌‍‍‌‌‍ ​‍​‍​‍ ​​‍​‍‌‍‍​‌ ​‍‌‍‌‌‌‍‌‍​‍​‍​ ‍‍​‍​‍‌‍‍​‌ ‌​‌ ‌​‌ ​​​ ‍‍​‍ ​‍ ‌‍ ​‌‍ ‌‍​ ‌‍​‌‌‍ ​‌‍‍​‌‍ ‌ ​ ‌ ‌​​ ‍‍​ ​ ​ ​ ​ ​ ​ ​ ​‍ ‌‍‍‌‌‍ ‍‌ ‌​‌‍‌‌‌‍ ‍‌ ‌​​‍ ‌‍‌‌‌‍‌​‌‍‍‌‌ ‌​​‍ ‌‍ ‌‌‍ ‌‍‌​‌‍‌‌​ ‌‌ ​​‌ ​‍‌‍‌‌‌ ​ ‌‍‌‌‌‍ ‍‌ ‌​‌‍​‌‌ ‌​‌‍‍‌‌‍ ‌‍ ‍​ ‍ ‌‍‍‌‌‍‌​​ ‌​ ​​‌‍‌‍‌‍‌‌​ ​​​ ‌‌​ ​‌‌‍‌‍‌‍‌‌​‍ ‌​ ‌​​ ​‌​ ‍​‌‍‌​​‍ ‌​ ‌​‌‍‌​​ ‌‍​ ‍‌​‍ ‌‌‍​‌​ ​ ​ ‌​‌‍​ ​‍ ‌‌‍‌‌‌‍‌‍​ ‌‍​ ‌​​ ‍​‌‍​ ‌‍‌​​ ‌​​ ​‍​ ​‌‌‍​ ​ ‌‌​ ‍ ‌ ‌​‌ ‍‌‌ ​​‌‍‌‌​ ‌‌‍‍​‌‍‌‌‌‍ ​‌ ​​‌‌‌​‌‍ ‌ ​​‌‍‍‌‌‍​ ​ ‍ ‌ ​​‌‍​‌‌ ‌​‌‍‍​​ ‌‌‍​ ‌‍ ‌‍ ‍‌ ‌​‌‍‌‌‌‍ ‍‌ ‌​​‍‌‌​ ‌‌‌​​‍‌‌ ‌‍‍ ‌‍‌‌‌ ‍‌​‍‌‌​ ​ ‌​‌​​‍‌‌​ ​ ‌​‌​​‍‌‌​ ​‍​ ​‍​ ‌‍​ ‌​‌‍‌​‌‍‌‌‌‍‌‌​ ‌​​ ‌‍‌‍​‌​ ​ ‌‍‌‍‌‍‌‍‌‍​‌​‍‌‌​ ​‍​ ​‍​‍‌‌​ ‌‌‌​‌​​‍ ‍‌‍​ ‌‍‍​‌‍‍‌‌‍ ​‌‍‌​‌ ​‍‌‍‌‌‌‍ ‍​‍‌‌​ ‌‌‌​​‍‌‌ ‌‍‍ ‌‍‌‌‌ ‍‌​‍‌‌​ ​ ‌​‌​​‍‌‌​ ​ ‌​‌​​‍‌‌​ ​‍​ ​‍‌‍​‌​ ‍‌​ ‌ ‌‍​‍​ ‌​​ ​‍‌‍​‍​ ​‍​ ​ ​ ‍‌​ ‌ ‌‍​‍​‍‌‌​ ​‍​ ​‍​‍‌‌​ ‌‌‌​‌​​‍ ‍‌ ‌​‌‍‌‌‌ ‍​‌ ‌​​ ‌‍​‍‌‍​‌‌ ​ ‌‍‌‌‌‌‌‌‌ ​‍‌‍ ​​ ‌‌‍‍​‌ ‌​‌ ‌​‌ ​​​‍‌‌​ ​ ‌​​‌​‍‌‌​ ​‍‌​‌‍​‍‌‌​ ​‍‌​‌‍‌‍ ​‌‍ ‌‍​ ‌‍​‌‌‍ ​‌‍‍​‌‍ ‌ ​ ‌ ‌​​‍‌‌​ ​ ‌​​‌​ ​ ​ ​ ​ ​ ​ ​ ​‍‌‍‌‍‍‌‌‍‌​​ ‌​ ​​‌‍‌‍‌‍‌‌​ ​​​ ‌‌​ ​‌‌‍‌‍‌‍‌‌​‍ ‌​ ‌​​ ​‌​ ‍​‌‍‌​​‍ ‌​ ‌​‌‍‌​​ ‌‍​ ‍‌​‍ ‌‌‍​‌​ ​ ​ ‌​‌‍​ ​‍ ‌‌‍‌‌‌‍‌‍​ ‌‍​ ‌​​ ‍​‌‍​ ‌‍‌​​ ‌​​ ​‍​ ​‌‌‍​ ​ ‌‌​‍‌‍‌ ‌​‌ ‍‌‌ ​​‌‍‌‌​ ‌‌‍‍​‌‍‌‌‌‍ ​‌ ​​‌‌‌​‌‍ ‌ ​​‌‍‍‌‌‍​ ​‍‌‍‌ ​​‌‍​‌‌ ‌​‌‍‍​​ ‌‌‍​ ‌‍ ‌‍ ‍‌ ‌​‌‍‌‌‌‍ ‍‌ ‌​​‍‌‌​ ‌‌‌​​‍‌‌ ‌‍‍ ‌‍‌‌‌ ‍‌​‍‌‌​ ​ ‌​‌​​‍‌‌​ ​ ‌​‌​​‍‌‌​ ​‍​ ​‍​ ‌‍​ ‌​‌‍‌​‌‍‌‌‌‍‌‌​ ‌​​ ‌‍‌‍​‌​ ​ ‌‍‌‍‌‍‌‍‌‍​‌​‍‌‌​ ​‍​ ​‍​‍‌‌​ ‌‌‌​‌​​‍ ‍‌‍​ ‌‍‍​‌‍‍‌‌‍ ​‌‍‌​‌ ​‍‌‍‌‌‌‍ ‍​‍‌‌​ ‌‌‌​​‍‌‌ ‌‍‍ ‌‍‌‌‌ ‍‌​‍‌‌​ ​ ‌​‌​​‍‌‌​ ​ ‌​‌​​‍‌‌​ ​‍​ ​‍‌‍​‌​ ‍‌​ ‌ ‌‍​‍​ ‌​​ ​‍‌‍​‍​ ​‍​ ​ ​ ‍‌​ ‌ ‌‍​‍​‍‌‌​ ​‍​ ​‍​‍‌‌​ ‌‌‌​‌​​‍ ‍‌ ‌​‌‍‌‌‌ ‍​‌ ‌​​‍‌‍‌ ​​‌‍‌‌‌ ​‍‌ ​ ‌ ​​‌‍‌‌‌‍​ ‌ ‌​‌‍‍‌‌ ‌‍‌‍‌‌​ ‌‌ ​​‌ ‌‌‌‍​‍‌‍ ​‌‍‍‌‌ ​ ‌‍‍​‌‍‌‌‌‍‌​​‍​‍‌ ‌ Since the inception of the ​​​​‌ ‍ ​‍​‍‌‍ ‌ ​‍‌‍‍‌‌‍‌ ‌‍‍‌‌‍ ‍​‍​‍​ ‍‍​‍​‍‌ ​ ‌‍​‌‌‍ ‍‌‍‍‌‌ ‌​‌ ‍‌​‍ ‍‌‍‍‌‌‍ ​‍​‍​‍ ​​‍​‍‌‍‍​‌ ​‍‌‍‌‌‌‍‌‍​‍​‍​ ‍‍​‍​‍‌‍‍​‌ ‌​‌ ‌​‌ ​​​ ‍‍​‍ ​‍ ‌‍ ​‌‍ ‌‍​ ‌‍​‌‌‍ ​‌‍‍​‌‍ ‌ ​ ‌ ‌​​ ‍‍​ ​ ​ ​ ​ ​ ​ ​ ​‍ ‌‍‍‌‌‍ ‍‌ ‌​‌‍‌‌‌‍ ‍‌ ‌​​‍ ‌‍‌‌‌‍‌​‌‍‍‌‌ ‌​​‍ ‌‍ ‌‌‍ ‌‍‌​‌‍‌‌​ ‌‌ ​​‌ ​‍‌‍‌‌‌ ​ ‌‍‌‌‌‍ ‍‌ ‌​‌‍​‌‌ ‌​‌‍‍‌‌‍ ‌‍ ‍​ ‍ ‌‍‍‌‌‍‌​​ ‌​ ​​‌‍‌‍‌‍‌‌​ ​​​ ‌‌​ ​‌‌‍‌‍‌‍‌‌​‍ ‌​ ‌​​ ​‌​ ‍​‌‍‌​​‍ ‌​ ‌​‌‍‌​​ ‌‍​ ‍‌​‍ ‌‌‍​‌​ ​ ​ ‌​‌‍​ ​‍ ‌‌‍‌‌‌‍‌‍​ ‌‍​ ‌​​ ‍​‌‍​ ‌‍‌​​ ‌​​ ​‍​ ​‌‌‍​ ​ ‌‌​ ‍ ‌ ‌​‌ ‍‌‌ ​​‌‍‌‌​ ‌‌‍‍​‌‍‌‌‌‍ ​‌ ​​‌‌‌​‌‍ ‌ ​​‌‍‍‌‌‍​ ​ ‍ ‌ ​​‌‍​‌‌ ‌​‌‍‍​​ ‌‌‍​ ‌‍ ‌‍ ‍‌ ‌​‌‍‌‌‌‍ ‍‌ ‌​​‍‌‌​ ‌‌‌​​‍‌‌ ‌‍‍ ‌‍‌‌‌ ‍‌​‍‌‌​ ​ ‌​‌​​‍‌‌​ ​ ‌​‌​​‍‌‌​ ​‍​ ​‍​ ‌‍​ ‌​‌‍‌​‌‍‌‌‌‍‌‌​ ‌​​ ‌‍‌‍​‌​ ​ ‌‍‌‍‌‍‌‍‌‍​‌​‍‌‌​ ​‍​ ​‍​‍‌‌​ ‌‌‌​‌​​‍ ‍‌‍​ ‌‍‍​‌‍‍‌‌‍ ​‌‍‌​‌ ​‍‌‍‌‌‌‍ ‍​‍‌‌​ ‌‌‌​​‍‌‌ ‌‍‍ ‌‍‌‌‌ ‍‌​‍‌‌​ ​ ‌​‌​​‍‌‌​ ​ ‌​‌​​‍‌‌​ ​‍​ ​‍​ ​ ​ ‌‌‌‍‌​‌‍​‌​ ‌​‌‍​‌​ ‌​​ ‍​‌‍‌​‌‍​‌‌‍​‌‌‍‌‌​‍‌‌​ ​‍​ ​‍​‍‌‌​ ‌‌‌​‌​​‍ ‍‌ ‌​‌‍‌‌‌ ‍​‌ ‌​​ ‌‍​‍‌‍​‌‌ ​ ‌‍‌‌‌‌‌‌‌ ​‍‌‍ ​​ ‌‌‍‍​‌ ‌​‌ ‌​‌ ​​​‍‌‌​ ​ ‌​​‌​‍‌‌​ ​‍‌​‌‍​‍‌‌​ ​‍‌​‌‍‌‍ ​‌‍ ‌‍​ ‌‍​‌‌‍ ​‌‍‍​‌‍ ‌ ​ ‌ ‌​​‍‌‌​ ​ ‌​​‌​ ​ ​ ​ ​ ​ ​ ​ ​‍‌‍‌‍‍‌‌‍‌​​ ‌​ ​​‌‍‌‍‌‍‌‌​ ​​​ ‌‌​ ​‌‌‍‌‍‌‍‌‌​‍ ‌​ ‌​​ ​‌​ ‍​‌‍‌​​‍ ‌​ ‌​‌‍‌​​ ‌‍​ ‍‌​‍ ‌‌‍​‌​ ​ ​ ‌​‌‍​ ​‍ ‌‌‍‌‌‌‍‌‍​ ‌‍​ ‌​​ ‍​‌‍​ ‌‍‌​​ ‌​​ ​‍​ ​‌‌‍​ ​ ‌‌​‍‌‍‌ ‌​‌ ‍‌‌ ​​‌‍‌‌​ ‌‌‍‍​‌‍‌‌‌‍ ​‌ ​​‌‌‌​‌‍ ‌ ​​‌‍‍‌‌‍​ ​‍‌‍‌ ​​‌‍​‌‌ ‌​‌‍‍​​ ‌‌‍​ ‌‍ ‌‍ ‍‌ ‌​‌‍‌‌‌‍ ‍‌ ‌​​‍‌‌​ ‌‌‌​​‍‌‌ ‌‍‍ ‌‍‌‌‌ ‍‌​‍‌‌​ ​ ‌​‌​​‍‌‌​ ​ ‌​‌​​‍‌‌​ ​‍​ ​‍​ ‌‍​ ‌​‌‍‌​‌‍‌‌‌‍‌‌​ ‌​​ ‌‍‌‍​‌​ ​ ‌‍‌‍‌‍‌‍‌‍​‌​‍‌‌​ ​‍​ ​‍​‍‌‌​ ‌‌‌​‌​​‍ ‍‌‍​ ‌‍‍​‌‍‍‌‌‍ ​‌‍‌​‌ ​‍‌‍‌‌‌‍ ‍​‍‌‌​ ‌‌‌​​‍‌‌ ‌‍‍ ‌‍‌‌‌ ‍‌​‍‌‌​ ​ ‌​‌​​‍‌‌​ ​ ‌​‌​​‍‌‌​ ​‍​ ​‍​ ​ ​ ‌‌‌‍‌​‌‍​‌​ ‌​‌‍​‌​ ‌​​ ‍​‌‍‌​‌‍​‌‌‍​‌‌‍‌‌​‍‌‌​ ​‍​ ​‍​‍‌‌​ ‌‌‌​‌​​‍ ‍‌ ‌​‌‍‌‌‌ ‍​‌ ‌​​‍‌‍‌ ​​‌‍‌‌‌ ​‍‌ ​ ‌ ​​‌‍‌‌‌‍​ ‌ ‌​‌‍‍‌‌ ‌‍‌‍‌‌​ ‌‌ ​​‌ ‌‌‌‍​‍‌‍ ​‌‍‍‌‌ ​ ‌‍‍​‌‍‌‌‌‍‌​​‍​‍‌ ‌ New Jersey’s​​​​‌ ‍ ​‍​‍‌‍ ‌ ​‍‌‍‍‌‌‍‌ ‌‍‍‌‌‍ ‍​‍​‍​ ‍‍​‍​‍‌ ​ ‌‍​‌‌‍ ‍‌‍‍‌‌ ‌​‌ ‍‌​‍ ‍‌‍‍‌‌‍ ​‍​‍​‍ ​​‍​‍‌‍‍​‌ ​‍‌‍‌‌‌‍‌‍​‍​‍​ ‍‍​‍​‍‌‍‍​‌ ‌​‌ ‌​‌ ​​​ ‍‍​‍ ​‍ ‌‍ ​‌‍ ‌‍​ ‌‍​‌‌‍ ​‌‍‍​‌‍ ‌ ​ ‌ ‌​​ ‍‍​ ​ ​ ​ ​ ​ ​ ​ ​‍ ‌‍‍‌‌‍ ‍‌ ‌​‌‍‌‌‌‍ ‍‌ ‌​​‍ ‌‍‌‌‌‍‌​‌‍‍‌‌ ‌​​‍ ‌‍ ‌‌‍ ‌‍‌​‌‍‌‌​ ‌‌ ​​‌ ​‍‌‍‌‌‌ ​ ‌‍‌‌‌‍ ‍‌ ‌​‌‍​‌‌ ‌​‌‍‍‌‌‍ ‌‍ ‍​ ‍ ‌‍‍‌‌‍‌​​ ‌​ ​​‌‍‌‍‌‍‌‌​ ​​​ ‌‌​ ​‌‌‍‌‍‌‍‌‌​‍ ‌​ ‌​​ ​‌​ ‍​‌‍‌​​‍ ‌​ ‌​‌‍‌​​ ‌‍​ ‍‌​‍ ‌‌‍​‌​ ​ ​ ‌​‌‍​ ​‍ ‌‌‍‌‌‌‍‌‍​ ‌‍​ ‌​​ ‍​‌‍​ ‌‍‌​​ ‌​​ ​‍​ ​‌‌‍​ ​ ‌‌​ ‍ ‌ ‌​‌ ‍‌‌ ​​‌‍‌‌​ ‌‌‍‍​‌‍‌‌‌‍ ​‌ ​​‌‌‌​‌‍ ‌ ​​‌‍‍‌‌‍​ ​ ‍ ‌ ​​‌‍​‌‌ ‌​‌‍‍​​ ‌‌‍​ ‌‍ ‌‍ ‍‌ ‌​‌‍‌‌‌‍ ‍‌ ‌​​‍‌‌​ ‌‌‌​​‍‌‌ ‌‍‍ ‌‍‌‌‌ ‍‌​‍‌‌​ ​ ‌​‌​​‍‌‌​ ​ ‌​‌​​‍‌‌​ ​‍​ ​‍​ ‌‍​ ‌​‌‍‌​‌‍‌‌‌‍‌‌​ ‌​​ ‌‍‌‍​‌​ ​ ‌‍‌‍‌‍‌‍‌‍​‌​‍‌‌​ ​‍​ ​‍​‍‌‌​ ‌‌‌​‌​​‍ ‍‌‍​ ‌‍‍​‌‍‍‌‌‍ ​‌‍‌​‌ ​‍‌‍‌‌‌‍ ‍​‍‌‌​ ‌‌‌​​‍‌‌ ‌‍‍ ‌‍‌‌‌ ‍‌​‍‌‌​ ​ ‌​‌​​‍‌‌​ ​ ‌​‌​​‍‌‌​ ​‍​ ​‍‌‍​‌​ ‌‍​ ‌‍‌‍‌‌​ ​ ​ ‌‌‌‍​‍​ ​ ​ ​‌​ ‌‍​ ​‍​ ‌​​‍‌‌​ ​‍​ ​‍​‍‌‌​ ‌‌‌​‌​​‍ ‍‌ ‌​‌‍‌‌‌ ‍​‌ ‌​​ ‌‍​‍‌‍​‌‌ ​ ‌‍‌‌‌‌‌‌‌ ​‍‌‍ ​​ ‌‌‍‍​‌ ‌​‌ ‌​‌ ​​​‍‌‌​ ​ ‌​​‌​‍‌‌​ ​‍‌​‌‍​‍‌‌​ ​‍‌​‌‍‌‍ ​‌‍ ‌‍​ ‌‍​‌‌‍ ​‌‍‍​‌‍ ‌ ​ ‌ ‌​​‍‌‌​ ​ ‌​​‌​ ​ ​ ​ ​ ​ ​ ​ ​‍‌‍‌‍‍‌‌‍‌​​ ‌​ ​​‌‍‌‍‌‍‌‌​ ​​​ ‌‌​ ​‌‌‍‌‍‌‍‌‌​‍ ‌​ ‌​​ ​‌​ ‍​‌‍‌​​‍ ‌​ ‌​‌‍‌​​ ‌‍​ ‍‌​‍ ‌‌‍​‌​ ​ ​ ‌​‌‍​ ​‍ ‌‌‍‌‌‌‍‌‍​ ‌‍​ ‌​​ ‍​‌‍​ ‌‍‌​​ ‌​​ ​‍​ ​‌‌‍​ ​ ‌‌​‍‌‍‌ ‌​‌ ‍‌‌ ​​‌‍‌‌​ ‌‌‍‍​‌‍‌‌‌‍ ​‌ ​​‌‌‌​‌‍ ‌ ​​‌‍‍‌‌‍​ ​‍‌‍‌ ​​‌‍​‌‌ ‌​‌‍‍​​ ‌‌‍​ ‌‍ ‌‍ ‍‌ ‌​‌‍‌‌‌‍ ‍‌ ‌​​‍‌‌​ ‌‌‌​​‍‌‌ ‌‍‍ ‌‍‌‌‌ ‍‌​‍‌‌​ ​ ‌​‌​​‍‌‌​ ​ ‌​‌​​‍‌‌​ ​‍​ ​‍​ ‌‍​ ‌​‌‍‌​‌‍‌‌‌‍‌‌​ ‌​​ ‌‍‌‍​‌​ ​ ‌‍‌‍‌‍‌‍‌‍​‌​‍‌‌​ ​‍​ ​‍​‍‌‌​ ‌‌‌​‌​​‍ ‍‌‍​ ‌‍‍​‌‍‍‌‌‍ ​‌‍‌​‌ ​‍‌‍‌‌‌‍ ‍​‍‌‌​ ‌‌‌​​‍‌‌ ‌‍‍ ‌‍‌‌‌ ‍‌​‍‌‌​ ​ ‌​‌​​‍‌‌​ ​ ‌​‌​​‍‌‌​ ​‍​ ​‍‌‍​‌​ ‌‍​ ‌‍‌‍‌‌​ ​ ​ ‌‌‌‍​‍​ ​ ​ ​‌​ ‌‍​ ​‍​ ‌​​‍‌‌​ ​‍​ ​‍​‍‌‌​ ‌‌‌​‌​​‍ ‍‌ ‌​‌‍‌‌‌ ‍​‌ ‌​​‍‌‍‌ ​​‌‍‌‌‌ ​‍‌ ​ ‌ ​​‌‍‌‌‌‍​ ‌ ‌​‌‍‍‌‌ ‌‍‌‍‌‌​ ‌‌ ​​‌ ‌‌‌‍​‍‌‍ ​‌‍‍‌‌ ​ ‌‍‍​‌‍‌‌‌‍‌​​‍​‍‌ ‌Clean
Energy​​​​‌ ‍ ​‍​‍‌‍ ‌ ​‍‌‍‍‌‌‍‌ ‌‍‍‌‌‍ ‍​‍​‍​ ‍‍​‍​‍‌ ​ ‌‍​‌‌‍ ‍‌‍‍‌‌ ‌​‌ ‍‌​‍ ‍‌‍‍‌‌‍ ​‍​‍​‍ ​​‍​‍‌‍‍​‌ ​‍‌‍‌‌‌‍‌‍​‍​‍​ ‍‍​‍​‍‌‍‍​‌ ‌​‌ ‌​‌ ​​​ ‍‍​‍ ​‍ ‌‍ ​‌‍ ‌‍​ ‌‍​‌‌‍ ​‌‍‍​‌‍ ‌ ​ ‌ ‌​​ ‍‍​ ​ ​ ​ ​ ​ ​ ​ ​‍ ‌‍‍‌‌‍ ‍‌ ‌​‌‍‌‌‌‍ ‍‌ ‌​​‍ ‌‍‌‌‌‍‌​‌‍‍‌‌ ‌​​‍ ‌‍ ‌‌‍ ‌‍‌​‌‍‌‌​ ‌‌ ​​‌ ​‍‌‍‌‌‌ ​ ‌‍‌‌‌‍ ‍‌ ‌​‌‍​‌‌ ‌​‌‍‍‌‌‍ ‌‍ ‍​ ‍ ‌‍‍‌‌‍‌​​ ‌​ ​​‌‍‌‍‌‍‌‌​ ​​​ ‌‌​ ​‌‌‍‌‍‌‍‌‌​‍ ‌​ ‌​​ ​‌​ ‍​‌‍‌​​‍ ‌​ ‌​‌‍‌​​ ‌‍​ ‍‌​‍ ‌‌‍​‌​ ​ ​ ‌​‌‍​ ​‍ ‌‌‍‌‌‌‍‌‍​ ‌‍​ ‌​​ ‍​‌‍​ ‌‍‌​​ ‌​​ ​‍​ ​‌‌‍​ ​ ‌‌​ ‍ ‌ ‌​‌ ‍‌‌ ​​‌‍‌‌​ ‌‌‍‍​‌‍‌‌‌‍ ​‌ ​​‌‌‌​‌‍ ‌ ​​‌‍‍‌‌‍​ ​ ‍ ‌ ​​‌‍​‌‌ ‌​‌‍‍​​ ‌‌‍​ ‌‍ ‌‍ ‍‌ ‌​‌‍‌‌‌‍ ‍‌ ‌​​‍‌‌​ ‌‌‌​​‍‌‌ ‌‍‍ ‌‍‌‌‌ ‍‌​‍‌‌​ ​ ‌​‌​​‍‌‌​ ​ ‌​‌​​‍‌‌​ ​‍​ ​‍​ ‌‍​ ‌​‌‍‌​‌‍‌‌‌‍‌‌​ ‌​​ ‌‍‌‍​‌​ ​ ‌‍‌‍‌‍‌‍‌‍​‌​‍‌‌​ ​‍​ ​‍​‍‌‌​ ‌‌‌​‌​​‍ ‍‌‍​ ‌‍‍​‌‍‍‌‌‍ ​‌‍‌​‌ ​‍‌‍‌‌‌‍ ‍​‍‌‌​ ‌‌‌​​‍‌‌ ‌‍‍ ‌‍‌‌‌ ‍‌​‍‌‌​ ​ ‌​‌​​‍‌‌​ ​ ‌​‌​​‍‌‌​ ​‍​ ​‍‌‍‌‍​ ​‍‌‍‌‍​ ​‌​ ‍​​ ‌ ​ ​‌‌‍‌​‌‍‌‌​ ‍​‌‍​‌‌‍​ ​‍‌‌​ ​‍​ ​‍​‍‌‌​ ‌‌‌​‌​​‍ ‍‌ ‌​‌‍‌‌‌ ‍​‌ ‌​​ ‌‍​‍‌‍​‌‌ ​ ‌‍‌‌‌‌‌‌‌ ​‍‌‍ ​​ ‌‌‍‍​‌ ‌​‌ ‌​‌ ​​​‍‌‌​ ​ ‌​​‌​‍‌‌​ ​‍‌​‌‍​‍‌‌​ ​‍‌​‌‍‌‍ ​‌‍ ‌‍​ ‌‍​‌‌‍ ​‌‍‍​‌‍ ‌ ​ ‌ ‌​​‍‌‌​ ​ ‌​​‌​ ​ ​ ​ ​ ​ ​ ​ ​‍‌‍‌‍‍‌‌‍‌​​ ‌​ ​​‌‍‌‍‌‍‌‌​ ​​​ ‌‌​ ​‌‌‍‌‍‌‍‌‌​‍ ‌​ ‌​​ ​‌​ ‍​‌‍‌​​‍ ‌​ ‌​‌‍‌​​ ‌‍​ ‍‌​‍ ‌‌‍​‌​ ​ ​ ‌​‌‍​ ​‍ ‌‌‍‌‌‌‍‌‍​ ‌‍​ ‌​​ ‍​‌‍​ ‌‍‌​​ ‌​​ ​‍​ ​‌‌‍​ ​ ‌‌​‍‌‍‌ ‌​‌ ‍‌‌ ​​‌‍‌‌​ ‌‌‍‍​‌‍‌‌‌‍ ​‌ ​​‌‌‌​‌‍ ‌ ​​‌‍‍‌‌‍​ ​‍‌‍‌ ​​‌‍​‌‌ ‌​‌‍‍​​ ‌‌‍​ ‌‍ ‌‍ ‍‌ ‌​‌‍‌‌‌‍ ‍‌ ‌​​‍‌‌​ ‌‌‌​​‍‌‌ ‌‍‍ ‌‍‌‌‌ ‍‌​‍‌‌​ ​ ‌​‌​​‍‌‌​ ​ ‌​‌​​‍‌‌​ ​‍​ ​‍​ ‌‍​ ‌​‌‍‌​‌‍‌‌‌‍‌‌​ ‌​​ ‌‍‌‍​‌​ ​ ‌‍‌‍‌‍‌‍‌‍​‌​‍‌‌​ ​‍​ ​‍​‍‌‌​ ‌‌‌​‌​​‍ ‍‌‍​ ‌‍‍​‌‍‍‌‌‍ ​‌‍‌​‌ ​‍‌‍‌‌‌‍ ‍​‍‌‌​ ‌‌‌​​‍‌‌ ‌‍‍ ‌‍‌‌‌ ‍‌​‍‌‌​ ​ ‌​‌​​‍‌‌​ ​ ‌​‌​​‍‌‌​ ​‍​ ​‍‌‍‌‍​ ​‍‌‍‌‍​ ​‌​ ‍​​ ‌ ​ ​‌‌‍‌​‌‍‌‌​ ‍​‌‍​‌‌‍​ ​‍‌‌​ ​‍​ ​‍​‍‌‌​ ‌‌‌​‌​​‍ ‍‌ ‌​‌‍‌‌‌ ‍​‌ ‌​​‍‌‍‌ ​​‌‍‌‌‌ ​‍‌ ​ ‌ ​​‌‍‌‌‌‍​ ‌ ‌​‌‍‍‌‌ ‌‍‌‍‌‌​ ‌‌ ​​‌ ‌‌‌‍​‍‌‍ ​‌‍‍‌‌ ​ ‌‍‍​‌‍‌‌‌‍‌​​‍​‍‌ ‌Program​​​​‌ ‍ ​‍​‍‌‍ ‌ ​‍‌‍‍‌‌‍‌ ‌‍‍‌‌‍ ‍​‍​‍​ ‍‍​‍​‍‌ ​ ‌‍​‌‌‍ ‍‌‍‍‌‌ ‌​‌ ‍‌​‍ ‍‌‍‍‌‌‍ ​‍​‍​‍ ​​‍​‍‌‍‍​‌ ​‍‌‍‌‌‌‍‌‍​‍​‍​ ‍‍​‍​‍‌‍‍​‌ ‌​‌ ‌​‌ ​​​ ‍‍​‍ ​‍ ‌‍ ​‌‍ ‌‍​ ‌‍​‌‌‍ ​‌‍‍​‌‍ ‌ ​ ‌ ‌​​ ‍‍​ ​ ​ ​ ​ ​ ​ ​ ​‍ ‌‍‍‌‌‍ ‍‌ ‌​‌‍‌‌‌‍ ‍‌ ‌​​‍ ‌‍‌‌‌‍‌​‌‍‍‌‌ ‌​​‍ ‌‍ ‌‌‍ ‌‍‌​‌‍‌‌​ ‌‌ ​​‌ ​‍‌‍‌‌‌ ​ ‌‍‌‌‌‍ ‍‌ ‌​‌‍​‌‌ ‌​‌‍‍‌‌‍ ‌‍ ‍​ ‍ ‌‍‍‌‌‍‌​​ ‌​ ​​‌‍‌‍‌‍‌‌​ ​​​ ‌‌​ ​‌‌‍‌‍‌‍‌‌​‍ ‌​ ‌​​ ​‌​ ‍​‌‍‌​​‍ ‌​ ‌​‌‍‌​​ ‌‍​ ‍‌​‍ ‌‌‍​‌​ ​ ​ ‌​‌‍​ ​‍ ‌‌‍‌‌‌‍‌‍​ ‌‍​ ‌​​ ‍​‌‍​ ‌‍‌​​ ‌​​ ​‍​ ​‌‌‍​ ​ ‌‌​ ‍ ‌ ‌​‌ ‍‌‌ ​​‌‍‌‌​ ‌‌‍‍​‌‍‌‌‌‍ ​‌ ​​‌‌‌​‌‍ ‌ ​​‌‍‍‌‌‍​ ​ ‍ ‌ ​​‌‍​‌‌ ‌​‌‍‍​​ ‌‌‍​ ‌‍ ‌‍ ‍‌ ‌​‌‍‌‌‌‍ ‍‌ ‌​​‍‌‌​ ‌‌‌​​‍‌‌ ‌‍‍ ‌‍‌‌‌ ‍‌​‍‌‌​ ​ ‌​‌​​‍‌‌​ ​ ‌​‌​​‍‌‌​ ​‍​ ​‍​ ‌‍​ ‌​‌‍‌​‌‍‌‌‌‍‌‌​ ‌​​ ‌‍‌‍​‌​ ​ ‌‍‌‍‌‍‌‍‌‍​‌​‍‌‌​ ​‍​ ​‍​‍‌‌​ ‌‌‌​‌​​‍ ‍‌‍​ ‌‍‍​‌‍‍‌‌‍ ​‌‍‌​‌ ​‍‌‍‌‌‌‍ ‍​‍‌‌​ ‌‌‌​​‍‌‌ ‌‍‍ ‌‍‌‌‌ ‍‌​‍‌‌​ ​ ‌​‌​​‍‌‌​ ​ ‌​‌​​‍‌‌​ ​‍​ ​‍‌‍‌​‌‍​‌​ ‌ ​ ​‌​ ‌‌‌‍​‌‌‍‌‍‌‍​‌​ ‌‌​ ‌‍​ ‌​​ ​‍​‍‌‌​ ​‍​ ​‍​‍‌‌​ ‌‌‌​‌​​‍ ‍‌ ‌​‌‍‌‌‌ ‍​‌ ‌​​ ‌‍​‍‌‍​‌‌ ​ ‌‍‌‌‌‌‌‌‌ ​‍‌‍ ​​ ‌‌‍‍​‌ ‌​‌ ‌​‌ ​​​‍‌‌​ ​ ‌​​‌​‍‌‌​ ​‍‌​‌‍​‍‌‌​ ​‍‌​‌‍‌‍ ​‌‍ ‌‍​ ‌‍​‌‌‍ ​‌‍‍​‌‍ ‌ ​ ‌ ‌​​‍‌‌​ ​ ‌​​‌​ ​ ​ ​ ​ ​ ​ ​ ​‍‌‍‌‍‍‌‌‍‌​​ ‌​ ​​‌‍‌‍‌‍‌‌​ ​​​ ‌‌​ ​‌‌‍‌‍‌‍‌‌​‍ ‌​ ‌​​ ​‌​ ‍​‌‍‌​​‍ ‌​ ‌​‌‍‌​​ ‌‍​ ‍‌​‍ ‌‌‍​‌​ ​ ​ ‌​‌‍​ ​‍ ‌‌‍‌‌‌‍‌‍​ ‌‍​ ‌​​ ‍​‌‍​ ‌‍‌​​ ‌​​ ​‍​ ​‌‌‍​ ​ ‌‌​‍‌‍‌ ‌​‌ ‍‌‌ ​​‌‍‌‌​ ‌‌‍‍​‌‍‌‌‌‍ ​‌ ​​‌‌‌​‌‍ ‌ ​​‌‍‍‌‌‍​ ​‍‌‍‌ ​​‌‍​‌‌ ‌​‌‍‍​​ ‌‌‍​ ‌‍ ‌‍ ‍‌ ‌​‌‍‌‌‌‍ ‍‌ ‌​​‍‌‌​ ‌‌‌​​‍‌‌ ‌‍‍ ‌‍‌‌‌ ‍‌​‍‌‌​ ​ ‌​‌​​‍‌‌​ ​ ‌​‌​​‍‌‌​ ​‍​ ​‍​ ‌‍​ ‌​‌‍‌​‌‍‌‌‌‍‌‌​ ‌​​ ‌‍‌‍​‌​ ​ ‌‍‌‍‌‍‌‍‌‍​‌​‍‌‌​ ​‍​ ​‍​‍‌‌​ ‌‌‌​‌​​‍ ‍‌‍​ ‌‍‍​‌‍‍‌‌‍ ​‌‍‌​‌ ​‍‌‍‌‌‌‍ ‍​‍‌‌​ ‌‌‌​​‍‌‌ ‌‍‍ ‌‍‌‌‌ ‍‌​‍‌‌​ ​ ‌​‌​​‍‌‌​ ​ ‌​‌​​‍‌‌​ ​‍​ ​‍‌‍‌​‌‍​‌​ ‌ ​ ​‌​ ‌‌‌‍​‌‌‍‌‍‌‍​‌​ ‌‌​ ‌‍​ ‌​​ ​‍​‍‌‌​ ​‍​ ​‍​‍‌‌​ ‌‌‌​‌​​‍ ‍‌ ‌​‌‍‌‌‌ ‍​‌ ‌​​‍‌‍‌ ​​‌‍‌‌‌ ​‍‌ ​ ‌ ​​‌‍‌‌‌‍​ ‌ ‌​‌‍‍‌‌ ‌‍‌‍‌‌​ ‌‌ ​​‌ ‌‌‌‍​‍‌‍ ​‌‍‍‌‌ ​ ‌‍‍​‌‍‌‌‌‍‌​​‍​‍‌ ‌TM​​​​‌ ‍ ​‍​‍‌‍ ‌ ​‍‌‍‍‌‌‍‌ ‌‍‍‌‌‍ ‍​‍​‍​ ‍‍​‍​‍‌ ​ ‌‍​‌‌‍ ‍‌‍‍‌‌ ‌​‌ ‍‌​‍ ‍‌‍‍‌‌‍ ​‍​‍​‍ ​​‍​‍‌‍‍​‌ ​‍‌‍‌‌‌‍‌‍​‍​‍​ ‍‍​‍​‍‌‍‍​‌ ‌​‌ ‌​‌ ​​​ ‍‍​‍ ​‍ ‌‍ ​‌‍ ‌‍​ ‌‍​‌‌‍ ​‌‍‍​‌‍ ‌ ​ ‌ ‌​​ ‍‍​ ​ ​ ​ ​ ​ ​ ​ ​‍ ‌‍‍‌‌‍ ‍‌ ‌​‌‍‌‌‌‍ ‍‌ ‌​​‍ ‌‍‌‌‌‍‌​‌‍‍‌‌ ‌​​‍ ‌‍ ‌‌‍ ‌‍‌​‌‍‌‌​ ‌‌ ​​‌ ​‍‌‍‌‌‌ ​ ‌‍‌‌‌‍ ‍‌ ‌​‌‍​‌‌ ‌​‌‍‍‌‌‍ ‌‍ ‍​ ‍ ‌‍‍‌‌‍‌​​ ‌​ ​​‌‍‌‍‌‍‌‌​ ​​​ ‌‌​ ​‌‌‍‌‍‌‍‌‌​‍ ‌​ ‌​​ ​‌​ ‍​‌‍‌​​‍ ‌​ ‌​‌‍‌​​ ‌‍​ ‍‌​‍ ‌‌‍​‌​ ​ ​ ‌​‌‍​ ​‍ ‌‌‍‌‌‌‍‌‍​ ‌‍​ ‌​​ ‍​‌‍​ ‌‍‌​​ ‌​​ ​‍​ ​‌‌‍​ ​ ‌‌​ ‍ ‌ ‌​‌ ‍‌‌ ​​‌‍‌‌​ ‌‌‍‍​‌‍‌‌‌‍ ​‌ ​​‌‌‌​‌‍ ‌ ​​‌‍‍‌‌‍​ ​ ‍ ‌ ​​‌‍​‌‌ ‌​‌‍‍​​ ‌‌‍​ ‌‍ ‌‍ ‍‌ ‌​‌‍‌‌‌‍ ‍‌ ‌​​‍‌‌​ ‌‌‌​​‍‌‌ ‌‍‍ ‌‍‌‌‌ ‍‌​‍‌‌​ ​ ‌​‌​​‍‌‌​ ​ ‌​‌​​‍‌‌​ ​‍​ ​‍​ ‌‍​ ‌​‌‍‌​‌‍‌‌‌‍‌‌​ ‌​​ ‌‍‌‍​‌​ ​ ‌‍‌‍‌‍‌‍‌‍​‌​‍‌‌​ ​‍​ ​‍​‍‌‌​ ‌‌‌​‌​​‍ ‍‌‍​ ‌‍‍​‌‍‍‌‌‍ ​‌‍‌​‌ ​‍‌‍‌‌‌‍ ‍​‍‌‌​ ‌‌‌​​‍‌‌ ‌‍‍ ‌‍‌‌‌ ‍‌​‍‌‌​ ​ ‌​‌​​‍‌‌​ ​ ‌​‌​​‍‌‌​ ​‍​ ​‍​ ​‌​ ‌ ​ ‌​​ ​​​ ​​​ ​‌‌‍‌​​ ‌​​ ‍​‌‍​ ‌‍​ ‌‍​‌​‍‌‌​ ​‍​ ​‍​‍‌‌​ ‌‌‌​‌​​‍ ‍‌ ‌​‌‍‌‌‌ ‍​‌ ‌​​ ‌‍​‍‌‍​‌‌ ​ ‌‍‌‌‌‌‌‌‌ ​‍‌‍ ​​ ‌‌‍‍​‌ ‌​‌ ‌​‌ ​​​‍‌‌​ ​ ‌​​‌​‍‌‌​ ​‍‌​‌‍​‍‌‌​ ​‍‌​‌‍‌‍ ​‌‍ ‌‍​ ‌‍​‌‌‍ ​‌‍‍​‌‍ ‌ ​ ‌ ‌​​‍‌‌​ ​ ‌​​‌​ ​ ​ ​ ​ ​ ​ ​ ​‍‌‍‌‍‍‌‌‍‌​​ ‌​ ​​‌‍‌‍‌‍‌‌​ ​​​ ‌‌​ ​‌‌‍‌‍‌‍‌‌​‍ ‌​ ‌​​ ​‌​ ‍​‌‍‌​​‍ ‌​ ‌​‌‍‌​​ ‌‍​ ‍‌​‍ ‌‌‍​‌​ ​ ​ ‌​‌‍​ ​‍ ‌‌‍‌‌‌‍‌‍​ ‌‍​ ‌​​ ‍​‌‍​ ‌‍‌​​ ‌​​ ​‍​ ​‌‌‍​ ​ ‌‌​‍‌‍‌ ‌​‌ ‍‌‌ ​​‌‍‌‌​ ‌‌‍‍​‌‍‌‌‌‍ ​‌ ​​‌‌‌​‌‍ ‌ ​​‌‍‍‌‌‍​ ​‍‌‍‌ ​​‌‍​‌‌ ‌​‌‍‍​​ ‌‌‍​ ‌‍ ‌‍ ‍‌ ‌​‌‍‌‌‌‍ ‍‌ ‌​​‍‌‌​ ‌‌‌​​‍‌‌ ‌‍‍ ‌‍‌‌‌ ‍‌​‍‌‌​ ​ ‌​‌​​‍‌‌​ ​ ‌​‌​​‍‌‌​ ​‍​ ​‍​ ‌‍​ ‌​‌‍‌​‌‍‌‌‌‍‌‌​ ‌​​ ‌‍‌‍​‌​ ​ ‌‍‌‍‌‍‌‍‌‍​‌​‍‌‌​ ​‍​ ​‍​‍‌‌​ ‌‌‌​‌​​‍ ‍‌‍​ ‌‍‍​‌‍‍‌‌‍ ​‌‍‌​‌ ​‍‌‍‌‌‌‍ ‍​‍‌‌​ ‌‌‌​​‍‌‌ ‌‍‍ ‌‍‌‌‌ ‍‌​‍‌‌​ ​ ‌​‌​​‍‌‌​ ​ ‌​‌​​‍‌‌​ ​‍​ ​‍​ ​‌​ ‌ ​ ‌​​ ​​​ ​​​ ​‌‌‍‌​​ ‌​​ ‍​‌‍​ ‌‍​ ‌‍​‌​‍‌‌​ ​‍​ ​‍​‍‌‌​ ‌‌‌​‌​​‍ ‍‌ ‌​‌‍‌‌‌ ‍​‌ ‌​​‍‌‍‌ ​​‌‍‌‌‌ ​‍‌ ​ ‌ ​​‌‍‌‌‌‍​ ‌ ‌​‌‍‍‌‌ ‌‍‌‍‌‌​ ‌‌ ​​‌ ‌‌‌‍​‍‌‍ ​‌‍‍‌‌ ​ ‌‍‍​‌‍‌‌‌‍‌​​‍​‍‌ ‌ (NJCEP) in 2001, New Jersey has developed a
model program and an integrated approach to solar development that
includes:​​​​‌ ‍ ​‍​‍‌‍ ‌ ​‍‌‍‍‌‌‍‌ ‌‍‍‌‌‍ ‍​‍​‍​ ‍‍​‍​‍‌ ​ ‌‍​‌‌‍ ‍‌‍‍‌‌ ‌​‌ ‍‌​‍ ‍‌‍‍‌‌‍ ​‍​‍​‍ ​​‍​‍‌‍‍​‌ ​‍‌‍‌‌‌‍‌‍​‍​‍​ ‍‍​‍​‍‌‍‍​‌ ‌​‌ ‌​‌ ​​​ ‍‍​‍ ​‍ ‌‍ ​‌‍ ‌‍​ ‌‍​‌‌‍ ​‌‍‍​‌‍ ‌ ​ ‌ ‌​​ ‍‍​ ​ ​ ​ ​ ​ ​ ​ ​‍ ‌‍‍‌‌‍ ‍‌ ‌​‌‍‌‌‌‍ ‍‌ ‌​​‍ ‌‍‌‌‌‍‌​‌‍‍‌‌ ‌​​‍ ‌‍ ‌‌‍ ‌‍‌​‌‍‌‌​ ‌‌ ​​‌ ​‍‌‍‌‌‌ ​ ‌‍‌‌‌‍ ‍‌ ‌​‌‍​‌‌ ‌​‌‍‍‌‌‍ ‌‍ ‍​ ‍ ‌‍‍‌‌‍‌​​ ‌​ ​​‌‍‌‍‌‍‌‌​ ​​​ ‌‌​ ​‌‌‍‌‍‌‍‌‌​‍ ‌​ ‌​​ ​‌​ ‍​‌‍‌​​‍ ‌​ ‌​‌‍‌​​ ‌‍​ ‍‌​‍ ‌‌‍​‌​ ​ ​ ‌​‌‍​ ​‍ ‌‌‍‌‌‌‍‌‍​ ‌‍​ ‌​​ ‍​‌‍​ ‌‍‌​​ ‌​​ ​‍​ ​‌‌‍​ ​ ‌‌​ ‍ ‌ ‌​‌ ‍‌‌ ​​‌‍‌‌​ ‌‌‍‍​‌‍‌‌‌‍ ​‌ ​​‌‌‌​‌‍ ‌ ​​‌‍‍‌‌‍​ ​ ‍ ‌ ​​‌‍​‌‌ ‌​‌‍‍​​ ‌‌‍​ ‌‍ ‌‍ ‍‌ ‌​‌‍‌‌‌‍ ‍‌ ‌​​‍‌‌​ ‌‌‌​​‍‌‌ ‌‍‍ ‌‍‌‌‌ ‍‌​‍‌‌​ ​ ‌​‌​​‍‌‌​ ​ ‌​‌​​‍‌‌​ ​‍​ ​‍​ ‌‍​ ‌​‌‍‌​‌‍‌‌‌‍‌‌​ ‌​​ ‌‍‌‍​‌​ ​ ‌‍‌‍‌‍‌‍‌‍​‌​‍‌‌​ ​‍​ ​‍​‍‌‌​ ‌‌‌​‌​​‍ ‍‌‍​ ‌‍‍​‌‍‍‌‌‍ ​‌‍‌​‌ ​‍‌‍‌‌‌‍ ‍​‍‌‌​ ‌‌‌​​‍‌‌ ‌‍‍ ‌‍‌‌‌ ‍‌​‍‌‌​ ​ ‌​‌​​‍‌‌​ ​ ‌​‌​​‍‌‌​ ​‍​ ​‍​ ​​‌‍‌‍‌‍‌‌​ ‌‌​ ‌​‌‍​‍​ ‍​​ ‍‌‌‍‌‍‌‍‌​​ ‌​​ ​‍​‍‌‌​ ​‍​ ​‍​‍‌‌​ ‌‌‌​‌​​‍ ‍‌ ‌​‌‍‌‌‌ ‍​‌ ‌​​ ‌‍​‍‌‍​‌‌ ​ ‌‍‌‌‌‌‌‌‌ ​‍‌‍ ​​ ‌‌‍‍​‌ ‌​‌ ‌​‌ ​​​‍‌‌​ ​ ‌​​‌​‍‌‌​ ​‍‌​‌‍​‍‌‌​ ​‍‌​‌‍‌‍ ​‌‍ ‌‍​ ‌‍​‌‌‍ ​‌‍‍​‌‍ ‌ ​ ‌ ‌​​‍‌‌​ ​ ‌​​‌​ ​ ​ ​ ​ ​ ​ ​ ​‍‌‍‌‍‍‌‌‍‌​​ ‌​ ​​‌‍‌‍‌‍‌‌​ ​​​ ‌‌​ ​‌‌‍‌‍‌‍‌‌​‍ ‌​ ‌​​ ​‌​ ‍​‌‍‌​​‍ ‌​ ‌​‌‍‌​​ ‌‍​ ‍‌​‍ ‌‌‍​‌​ ​ ​ ‌​‌‍​ ​‍ ‌‌‍‌‌‌‍‌‍​ ‌‍​ ‌​​ ‍​‌‍​ ‌‍‌​​ ‌​​ ​‍​ ​‌‌‍​ ​ ‌‌​‍‌‍‌ ‌​‌ ‍‌‌ ​​‌‍‌‌​ ‌‌‍‍​‌‍‌‌‌‍ ​‌ ​​‌‌‌​‌‍ ‌ ​​‌‍‍‌‌‍​ ​‍‌‍‌ ​​‌‍​‌‌ ‌​‌‍‍​​ ‌‌‍​ ‌‍ ‌‍ ‍‌ ‌​‌‍‌‌‌‍ ‍‌ ‌​​‍‌‌​ ‌‌‌​​‍‌‌ ‌‍‍ ‌‍‌‌‌ ‍‌​‍‌‌​ ​ ‌​‌​​‍‌‌​ ​ ‌​‌​​‍‌‌​ ​‍​ ​‍​ ‌‍​ ‌​‌‍‌​‌‍‌‌‌‍‌‌​ ‌​​ ‌‍‌‍​‌​ ​ ‌‍‌‍‌‍‌‍‌‍​‌​‍‌‌​ ​‍​ ​‍​‍‌‌​ ‌‌‌​‌​​‍ ‍‌‍​ ‌‍‍​‌‍‍‌‌‍ ​‌‍‌​‌ ​‍‌‍‌‌‌‍ ‍​‍‌‌​ ‌‌‌​​‍‌‌ ‌‍‍ ‌‍‌‌‌ ‍‌​‍‌‌​ ​ ‌​‌​​‍‌‌​ ​ ‌​‌​​‍‌‌​ ​‍​ ​‍​ ​​‌‍‌‍‌‍‌‌​ ‌‌​ ‌​‌‍​‍​ ‍​​ ‍‌‌‍‌‍‌‍‌​​ ‌​​ ​‍​‍‌‌​ ​‍​ ​‍​‍‌‌​ ‌‌‌​‌​​‍ ‍‌ ‌​‌‍‌‌‌ ‍​‌ ‌​​‍‌‍‌ ​​‌‍‌‌‌ ​‍‌ ​ ‌ ​​‌‍‌‌‌‍​ ‌ ‌​‌‍‍‌‌ ‌‍‌‍‌‌​ ‌‌ ​​‌ ‌‌‌‍​‍‌‍ ​‌‍‍‌‌ ​ ‌‍‍​‌‍‌‌‌‍‌​​‍​‍‌ ‌
A strong RPS with a solar requirement of 2.05% in Energy
Year 2014 and progressively higher percentages in each
succeeding year;​​​​‌ ‍ ​‍​‍‌‍ ‌ ​‍‌‍‍‌‌‍‌ ‌‍‍‌‌‍ ‍​‍​‍​ ‍‍​‍​‍‌ ​ ‌‍​‌‌‍ ‍‌‍‍‌‌ ‌​‌ ‍‌​‍ ‍‌‍‍‌‌‍ ​‍​‍​‍ ​​‍​‍‌‍‍​‌ ​‍‌‍‌‌‌‍‌‍​‍​‍​ ‍‍​‍​‍‌‍‍​‌ ‌​‌ ‌​‌ ​​​ ‍‍​‍ ​‍ ‌‍ ​‌‍ ‌‍​ ‌‍​‌‌‍ ​‌‍‍​‌‍ ‌ ​ ‌ ‌​​ ‍‍​ ​ ​ ​ ​ ​ ​ ​ ​‍ ‌‍‍‌‌‍ ‍‌ ‌​‌‍‌‌‌‍ ‍‌ ‌​​‍ ‌‍‌‌‌‍‌​‌‍‍‌‌ ‌​​‍ ‌‍ ‌‌‍ ‌‍‌​‌‍‌‌​ ‌‌ ​​‌ ​‍‌‍‌‌‌ ​ ‌‍‌‌‌‍ ‍‌ ‌​‌‍​‌‌ ‌​‌‍‍‌‌‍ ‌‍ ‍​ ‍ ‌‍‍‌‌‍‌​​ ‌​ ​​‌‍‌‍‌‍‌‌​ ​​​ ‌‌​ ​‌‌‍‌‍‌‍‌‌​‍ ‌​ ‌​​ ​‌​ ‍​‌‍‌​​‍ ‌​ ‌​‌‍‌​​ ‌‍​ ‍‌​‍ ‌‌‍​‌​ ​ ​ ‌​‌‍​ ​‍ ‌‌‍‌‌‌‍‌‍​ ‌‍​ ‌​​ ‍​‌‍​ ‌‍‌​​ ‌​​ ​‍​ ​‌‌‍​ ​ ‌‌​ ‍ ‌ ‌​‌ ‍‌‌ ​​‌‍‌‌​ ‌‌‍‍​‌‍‌‌‌‍ ​‌ ​​‌‌‌​‌‍ ‌ ​​‌‍‍‌‌‍​ ​ ‍ ‌ ​​‌‍​‌‌ ‌​‌‍‍​​ ‌‌‍​ ‌‍ ‌‍ ‍‌ ‌​‌‍‌‌‌‍ ‍‌ ‌​​‍‌‌​ ‌‌‌​​‍‌‌ ‌‍‍ ‌‍‌‌‌ ‍‌​‍‌‌​ ​ ‌​‌​​‍‌‌​ ​ ‌​‌​​‍‌‌​ ​‍​ ​‍​ ‌​​ ‍​​ ​‍​ ‌‍​ ​‌​ ​ ​ ‌‌‌‍‌​‌‍‌‍​ ‌​‌‍​‌‌‍‌​​‍‌‌​ ​‍​ ​‍​‍‌‌​ ‌‌‌​‌​​‍ ‍‌‍​ ‌‍‍​‌‍‍‌‌‍ ​‌‍‌​‌ ​‍‌‍‌‌‌‍ ‍​‍‌‌​ ‌‌‌​​‍‌‌ ‌‍‍ ‌‍‌‌‌ ‍‌​‍‌‌​ ​ ‌​‌​​‍‌‌​ ​ ‌​‌​​‍‌‌​ ​‍​ ​‍​ ‌‌​ ​​​ ‌‍​ ​‍​ ‍​​ ‌‍​ ‍​​ ‌ ‌‍​‌​ ‌‍‌‍‌‌‌‍‌​​‍‌‌​ ​‍​ ​‍​‍‌‌​ ‌‌‌​‌​​‍ ‍‌ ‌​‌‍‌‌‌ ‍​‌ ‌​​ ‌‍​‍‌‍​‌‌ ​ ‌‍‌‌‌‌‌‌‌ ​‍‌‍ ​​ ‌‌‍‍​‌ ‌​‌ ‌​‌ ​​​‍‌‌​ ​ ‌​​‌​‍‌‌​ ​‍‌​‌‍​‍‌‌​ ​‍‌​‌‍‌‍ ​‌‍ ‌‍​ ‌‍​‌‌‍ ​‌‍‍​‌‍ ‌ ​ ‌ ‌​​‍‌‌​ ​ ‌​​‌​ ​ ​ ​ ​ ​ ​ ​ ​‍‌‍‌‍‍‌‌‍‌​​ ‌​ ​​‌‍‌‍‌‍‌‌​ ​​​ ‌‌​ ​‌‌‍‌‍‌‍‌‌​‍ ‌​ ‌​​ ​‌​ ‍​‌‍‌​​‍ ‌​ ‌​‌‍‌​​ ‌‍​ ‍‌​‍ ‌‌‍​‌​ ​ ​ ‌​‌‍​ ​‍ ‌‌‍‌‌‌‍‌‍​ ‌‍​ ‌​​ ‍​‌‍​ ‌‍‌​​ ‌​​ ​‍​ ​‌‌‍​ ​ ‌‌​‍‌‍‌ ‌​‌ ‍‌‌ ​​‌‍‌‌​ ‌‌‍‍​‌‍‌‌‌‍ ​‌ ​​‌‌‌​‌‍ ‌ ​​‌‍‍‌‌‍​ ​‍‌‍‌ ​​‌‍​‌‌ ‌​‌‍‍​​ ‌‌‍​ ‌‍ ‌‍ ‍‌ ‌​‌‍‌‌‌‍ ‍‌ ‌​​‍‌‌​ ‌‌‌​​‍‌‌ ‌‍‍ ‌‍‌‌‌ ‍‌​‍‌‌​ ​ ‌​‌​​‍‌‌​ ​ ‌​‌​​‍‌‌​ ​‍​ ​‍​ ‌​​ ‍​​ ​‍​ ‌‍​ ​‌​ ​ ​ ‌‌‌‍‌​‌‍‌‍​ ‌​‌‍​‌‌‍‌​​‍‌‌​ ​‍​ ​‍​‍‌‌​ ‌‌‌​‌​​‍ ‍‌‍​ ‌‍‍​‌‍‍‌‌‍ ​‌‍‌​‌ ​‍‌‍‌‌‌‍ ‍​‍‌‌​ ‌‌‌​​‍‌‌ ‌‍‍ ‌‍‌‌‌ ‍‌​‍‌‌​ ​ ‌​‌​​‍‌‌​ ​ ‌​‌​​‍‌‌​ ​‍​ ​‍​ ‌‌​ ​​​ ‌‍​ ​‍​ ‍​​ ‌‍​ ‍​​ ‌ ‌‍​‌​ ‌‍‌‍‌‌‌‍‌​​‍‌‌​ ​‍​ ​‍​‍‌‌​ ‌‌‌​‌​​‍ ‍‌ ‌​‌‍‌‌‌ ‍​‌ ‌​​‍‌‍‌ ​​‌‍‌‌‌ ​‍‌ ​ ‌ ​​‌‍‌‌‌‍​ ‌ ‌​‌‍‍‌‌ ‌‍‌‍‌‌​ ‌‌ ​​‌ ‌‌‌‍​‍‌‍ ​‌‍‍‌‌ ​ ‌‍‍​‌‍‌‌‌‍‌​​‍​‍‌ ‌
A Solar Alternative Compliance Payment (SACP) schedule
through 2028 set high enough to motivate compliance, create
demand for Solar Renewable Energy Certificates (SRECs),
and build investor confidence in the market;​​​​‌ ‍ ​‍​‍‌‍ ‌ ​‍‌‍‍‌‌‍‌ ‌‍‍‌‌‍ ‍​‍​‍​ ‍‍​‍​‍‌ ​ ‌‍​‌‌‍ ‍‌‍‍‌‌ ‌​‌ ‍‌​‍ ‍‌‍‍‌‌‍ ​‍​‍​‍ ​​‍​‍‌‍‍​‌ ​‍‌‍‌‌‌‍‌‍​‍​‍​ ‍‍​‍​‍‌‍‍​‌ ‌​‌ ‌​‌ ​​​ ‍‍​‍ ​‍ ‌‍ ​‌‍ ‌‍​ ‌‍​‌‌‍ ​‌‍‍​‌‍ ‌ ​ ‌ ‌​​ ‍‍​ ​ ​ ​ ​ ​ ​ ​ ​‍ ‌‍‍‌‌‍ ‍‌ ‌​‌‍‌‌‌‍ ‍‌ ‌​​‍ ‌‍‌‌‌‍‌​‌‍‍‌‌ ‌​​‍ ‌‍ ‌‌‍ ‌‍‌​‌‍‌‌​ ‌‌ ​​‌ ​‍‌‍‌‌‌ ​ ‌‍‌‌‌‍ ‍‌ ‌​‌‍​‌‌ ‌​‌‍‍‌‌‍ ‌‍ ‍​ ‍ ‌‍‍‌‌‍‌​​ ‌​ ​​‌‍‌‍‌‍‌‌​ ​​​ ‌‌​ ​‌‌‍‌‍‌‍‌‌​‍ ‌​ ‌​​ ​‌​ ‍​‌‍‌​​‍ ‌​ ‌​‌‍‌​​ ‌‍​ ‍‌​‍ ‌‌‍​‌​ ​ ​ ‌​‌‍​ ​‍ ‌‌‍‌‌‌‍‌‍​ ‌‍​ ‌​​ ‍​‌‍​ ‌‍‌​​ ‌​​ ​‍​ ​‌‌‍​ ​ ‌‌​ ‍ ‌ ‌​‌ ‍‌‌ ​​‌‍‌‌​ ‌‌‍‍​‌‍‌‌‌‍ ​‌ ​​‌‌‌​‌‍ ‌ ​​‌‍‍‌‌‍​ ​ ‍ ‌ ​​‌‍​‌‌ ‌​‌‍‍​​ ‌‌‍​ ‌‍ ‌‍ ‍‌ ‌​‌‍‌‌‌‍ ‍‌ ‌​​‍‌‌​ ‌‌‌​​‍‌‌ ‌‍‍ ‌‍‌‌‌ ‍‌​‍‌‌​ ​ ‌​‌​​‍‌‌​ ​ ‌​‌​​‍‌‌​ ​‍​ ​‍​ ​‍​ ​ ‌‍‌‌​ ‌ ‌‍‌‌‌‍​‌‌‍​‍​ ​‍​ ​‍​ ​​‌‍‌‌​ ‍‌​‍‌‌​ ​‍​ ​‍​‍‌‌​ ‌‌‌​‌​​‍ ‍‌‍​ ‌‍‍​‌‍‍‌‌‍ ​‌‍‌​‌ ​‍‌‍‌‌‌‍ ‍​‍‌‌​ ‌‌‌​​‍‌‌ ‌‍‍ ‌‍‌‌‌ ‍‌​‍‌‌​ ​ ‌​‌​​‍‌‌​ ​ ‌​‌​​‍‌‌​ ​‍​ ​‍‌‍‌‌​ ​‌​ ‌‍‌‍​‌​ ​‍​ ‌‌​ ‍​​ ‍​​ ‌​​ ‍​​ ‌ ​ ‌‌​‍‌‌​ ​‍​ ​‍​‍‌‌​ ‌‌‌​‌​​‍ ‍‌ ‌​‌‍‌‌‌ ‍​‌ ‌​​ ‌‍​‍‌‍​‌‌ ​ ‌‍‌‌‌‌‌‌‌ ​‍‌‍ ​​ ‌‌‍‍​‌ ‌​‌ ‌​‌ ​​​‍‌‌​ ​ ‌​​‌​‍‌‌​ ​‍‌​‌‍​‍‌‌​ ​‍‌​‌‍‌‍ ​‌‍ ‌‍​ ‌‍​‌‌‍ ​‌‍‍​‌‍ ‌ ​ ‌ ‌​​‍‌‌​ ​ ‌​​‌​ ​ ​ ​ ​ ​ ​ ​ ​‍‌‍‌‍‍‌‌‍‌​​ ‌​ ​​‌‍‌‍‌‍‌‌​ ​​​ ‌‌​ ​‌‌‍‌‍‌‍‌‌​‍ ‌​ ‌​​ ​‌​ ‍​‌‍‌​​‍ ‌​ ‌​‌‍‌​​ ‌‍​ ‍‌​‍ ‌‌‍​‌​ ​ ​ ‌​‌‍​ ​‍ ‌‌‍‌‌‌‍‌‍​ ‌‍​ ‌​​ ‍​‌‍​ ‌‍‌​​ ‌​​ ​‍​ ​‌‌‍​ ​ ‌‌​‍‌‍‌ ‌​‌ ‍‌‌ ​​‌‍‌‌​ ‌‌‍‍​‌‍‌‌‌‍ ​‌ ​​‌‌‌​‌‍ ‌ ​​‌‍‍‌‌‍​ ​‍‌‍‌ ​​‌‍​‌‌ ‌​‌‍‍​​ ‌‌‍​ ‌‍ ‌‍ ‍‌ ‌​‌‍‌‌‌‍ ‍‌ ‌​​‍‌‌​ ‌‌‌​​‍‌‌ ‌‍‍ ‌‍‌‌‌ ‍‌​‍‌‌​ ​ ‌​‌​​‍‌‌​ ​ ‌​‌​​‍‌‌​ ​‍​ ​‍​ ​‍​ ​ ‌‍‌‌​ ‌ ‌‍‌‌‌‍​‌‌‍​‍​ ​‍​ ​‍​ ​​‌‍‌‌​ ‍‌​‍‌‌​ ​‍​ ​‍​‍‌‌​ ‌‌‌​‌​​‍ ‍‌‍​ ‌‍‍​‌‍‍‌‌‍ ​‌‍‌​‌ ​‍‌‍‌‌‌‍ ‍​‍‌‌​ ‌‌‌​​‍‌‌ ‌‍‍ ‌‍‌‌‌ ‍‌​‍‌‌​ ​ ‌​‌​​‍‌‌​ ​ ‌​‌​​‍‌‌​ ​‍​ ​‍‌‍‌‌​ ​‌​ ‌‍‌‍​‌​ ​‍​ ‌‌​ ‍​​ ‍​​ ‌​​ ‍​​ ‌ ​ ‌‌​‍‌‌​ ​‍​ ​‍​‍‌‌​ ‌‌‌​‌​​‍ ‍‌ ‌​‌‍‌‌‌ ‍​‌ ‌​​‍‌‍‌ ​​‌‍‌‌‌ ​‍‌ ​ ‌ ​​‌‍‌‌‌‍​ ‌ ‌​‌‍‍‌‌ ‌‍‌‍‌‌​ ‌‌ ​​‌ ‌‌‌‍​‍‌‍ ​‌‍‍‌‌ ​ ‌‍‍​‌‍‌‌‌‍‌​​‍​‍‌ ‌
Excellent Interconnection and ​​​​‌ ‍ ​‍​‍‌‍ ‌ ​‍‌‍‍‌‌‍‌ ‌‍‍‌‌‍ ‍​‍​‍​ ‍‍​‍​‍‌ ​ ‌‍​‌‌‍ ‍‌‍‍‌‌ ‌​‌ ‍‌​‍ ‍‌‍‍‌‌‍ ​‍​‍​‍ ​​‍​‍‌‍‍​‌ ​‍‌‍‌‌‌‍‌‍​‍​‍​ ‍‍​‍​‍‌‍‍​‌ ‌​‌ ‌​‌ ​​​ ‍‍​‍ ​‍ ‌‍ ​‌‍ ‌‍​ ‌‍​‌‌‍ ​‌‍‍​‌‍ ‌ ​ ‌ ‌​​ ‍‍​ ​ ​ ​ ​ ​ ​ ​ ​‍ ‌‍‍‌‌‍ ‍‌ ‌​‌‍‌‌‌‍ ‍‌ ‌​​‍ ‌‍‌‌‌‍‌​‌‍‍‌‌ ‌​​‍ ‌‍ ‌‌‍ ‌‍‌​‌‍‌‌​ ‌‌ ​​‌ ​‍‌‍‌‌‌ ​ ‌‍‌‌‌‍ ‍‌ ‌​‌‍​‌‌ ‌​‌‍‍‌‌‍ ‌‍ ‍​ ‍ ‌‍‍‌‌‍‌​​ ‌​ ​​‌‍‌‍‌‍‌‌​ ​​​ ‌‌​ ​‌‌‍‌‍‌‍‌‌​‍ ‌​ ‌​​ ​‌​ ‍​‌‍‌​​‍ ‌​ ‌​‌‍‌​​ ‌‍​ ‍‌​‍ ‌‌‍​‌​ ​ ​ ‌​‌‍​ ​‍ ‌‌‍‌‌‌‍‌‍​ ‌‍​ ‌​​ ‍​‌‍​ ‌‍‌​​ ‌​​ ​‍​ ​‌‌‍​ ​ ‌‌​ ‍ ‌ ‌​‌ ‍‌‌ ​​‌‍‌‌​ ‌‌‍‍​‌‍‌‌‌‍ ​‌ ​​‌‌‌​‌‍ ‌ ​​‌‍‍‌‌‍​ ​ ‍ ‌ ​​‌‍​‌‌ ‌​‌‍‍​​ ‌‌‍​ ‌‍ ‌‍ ‍‌ ‌​‌‍‌‌‌‍ ‍‌ ‌​​‍‌‌​ ‌‌‌​​‍‌‌ ‌‍‍ ‌‍‌‌‌ ‍‌​‍‌‌​ ​ ‌​‌​​‍‌‌​ ​ ‌​‌​​‍‌‌​ ​‍​ ​‍‌‍​‌‌‍‌​​ ‌ ​ ​ ​ ‌‌‌‍‌‌​ ​‌‌‍​ ​ ‌‍​ ‌​​ ​​‌‍​ ​‍‌‌​ ​‍​ ​‍​‍‌‌​ ‌‌‌​‌​​‍ ‍‌‍​ ‌‍‍​‌‍‍‌‌‍ ​‌‍‌​‌ ​‍‌‍‌‌‌‍ ‍​‍‌‌​ ‌‌‌​​‍‌‌ ‌‍‍ ‌‍‌‌‌ ‍‌​‍‌‌​ ​ ‌​‌​​‍‌‌​ ​ ‌​‌​​‍‌‌​ ​‍​ ​‍‌‍‌​​ ​‍‌‍​ ‌‍‌​‌‍​ ​ ​‌​ ‍‌​ ‍​‌‍​‌​ ‍​‌‍​‍​ ​‌​‍‌‌​ ​‍​ ​‍​‍‌‌​ ‌‌‌​‌​​‍ ‍‌ ‌​‌‍‌‌‌ ‍​‌ ‌​​ ‌‍​‍‌‍​‌‌ ​ ‌‍‌‌‌‌‌‌‌ ​‍‌‍ ​​ ‌‌‍‍​‌ ‌​‌ ‌​‌ ​​​‍‌‌​ ​ ‌​​‌​‍‌‌​ ​‍‌​‌‍​‍‌‌​ ​‍‌​‌‍‌‍ ​‌‍ ‌‍​ ‌‍​‌‌‍ ​‌‍‍​‌‍ ‌ ​ ‌ ‌​​‍‌‌​ ​ ‌​​‌​ ​ ​ ​ ​ ​ ​ ​ ​‍‌‍‌‍‍‌‌‍‌​​ ‌​ ​​‌‍‌‍‌‍‌‌​ ​​​ ‌‌​ ​‌‌‍‌‍‌‍‌‌​‍ ‌​ ‌​​ ​‌​ ‍​‌‍‌​​‍ ‌​ ‌​‌‍‌​​ ‌‍​ ‍‌​‍ ‌‌‍​‌​ ​ ​ ‌​‌‍​ ​‍ ‌‌‍‌‌‌‍‌‍​ ‌‍​ ‌​​ ‍​‌‍​ ‌‍‌​​ ‌​​ ​‍​ ​‌‌‍​ ​ ‌‌​‍‌‍‌ ‌​‌ ‍‌‌ ​​‌‍‌‌​ ‌‌‍‍​‌‍‌‌‌‍ ​‌ ​​‌‌‌​‌‍ ‌ ​​‌‍‍‌‌‍​ ​‍‌‍‌ ​​‌‍​‌‌ ‌​‌‍‍​​ ‌‌‍​ ‌‍ ‌‍ ‍‌ ‌​‌‍‌‌‌‍ ‍‌ ‌​​‍‌‌​ ‌‌‌​​‍‌‌ ‌‍‍ ‌‍‌‌‌ ‍‌​‍‌‌​ ​ ‌​‌​​‍‌‌​ ​ ‌​‌​​‍‌‌​ ​‍​ ​‍‌‍​‌‌‍‌​​ ‌ ​ ​ ​ ‌‌‌‍‌‌​ ​‌‌‍​ ​ ‌‍​ ‌​​ ​​‌‍​ ​‍‌‌​ ​‍​ ​‍​‍‌‌​ ‌‌‌​‌​​‍ ‍‌‍​ ‌‍‍​‌‍‍‌‌‍ ​‌‍‌​‌ ​‍‌‍‌‌‌‍ ‍​‍‌‌​ ‌‌‌​​‍‌‌ ‌‍‍ ‌‍‌‌‌ ‍‌​‍‌‌​ ​ ‌​‌​​‍‌‌​ ​ ‌​‌​​‍‌‌​ ​‍​ ​‍‌‍‌​​ ​‍‌‍​ ‌‍‌​‌‍​ ​ ​‌​ ‍‌​ ‍​‌‍​‌​ ‍​‌‍​‍​ ​‌​‍‌‌​ ​‍​ ​‍​‍‌‌​ ‌‌‌​‌​​‍ ‍‌ ‌​‌‍‌‌‌ ‍​‌ ‌​​‍‌‍‌ ​​‌‍‌‌‌ ​‍‌ ​ ‌ ​​‌‍‌‌‌‍​ ‌ ‌​‌‍‍‌‌ ‌‍‌‍‌‌​ ‌‌ ​​‌ ‌‌‌‍​‍‌‍ ​‌‍‍‌‌ ​ ‌‍‍​‌‍‌‌‌‍‌​​‍​‍‌ ‌ Net Metering Standards that
have made it much easier to connect to the distribution system
and be compensated at retail electric rates for the generation of
clean, emission-free electricity;​​​​‌ ‍ ​‍​‍‌‍ ‌ ​‍‌‍‍‌‌‍‌ ‌‍‍‌‌‍ ‍​‍​‍​ ‍‍​‍​‍‌ ​ ‌‍​‌‌‍ ‍‌‍‍‌‌ ‌​‌ ‍‌​‍ ‍‌‍‍‌‌‍ ​‍​‍​‍ ​​‍​‍‌‍‍​‌ ​‍‌‍‌‌‌‍‌‍​‍​‍​ ‍‍​‍​‍‌‍‍​‌ ‌​‌ ‌​‌ ​​​ ‍‍​‍ ​‍ ‌‍ ​‌‍ ‌‍​ ‌‍​‌‌‍ ​‌‍‍​‌‍ ‌ ​ ‌ ‌​​ ‍‍​ ​ ​ ​ ​ ​ ​ ​ ​‍ ‌‍‍‌‌‍ ‍‌ ‌​‌‍‌‌‌‍ ‍‌ ‌​​‍ ‌‍‌‌‌‍‌​‌‍‍‌‌ ‌​​‍ ‌‍ ‌‌‍ ‌‍‌​‌‍‌‌​ ‌‌ ​​‌ ​‍‌‍‌‌‌ ​ ‌‍‌‌‌‍ ‍‌ ‌​‌‍​‌‌ ‌​‌‍‍‌‌‍ ‌‍ ‍​ ‍ ‌‍‍‌‌‍‌​​ ‌​ ​​‌‍‌‍‌‍‌‌​ ​​​ ‌‌​ ​‌‌‍‌‍‌‍‌‌​‍ ‌​ ‌​​ ​‌​ ‍​‌‍‌​​‍ ‌​ ‌​‌‍‌​​ ‌‍​ ‍‌​‍ ‌‌‍​‌​ ​ ​ ‌​‌‍​ ​‍ ‌‌‍‌‌‌‍‌‍​ ‌‍​ ‌​​ ‍​‌‍​ ‌‍‌​​ ‌​​ ​‍​ ​‌‌‍​ ​ ‌‌​ ‍ ‌ ‌​‌ ‍‌‌ ​​‌‍‌‌​ ‌‌‍‍​‌‍‌‌‌‍ ​‌ ​​‌‌‌​‌‍ ‌ ​​‌‍‍‌‌‍​ ​ ‍ ‌ ​​‌‍​‌‌ ‌​‌‍‍​​ ‌‌‍​ ‌‍ ‌‍ ‍‌ ‌​‌‍‌‌‌‍ ‍‌ ‌​​‍‌‌​ ‌‌‌​​‍‌‌ ‌‍‍ ‌‍‌‌‌ ‍‌​‍‌‌​ ​ ‌​‌​​‍‌‌​ ​ ‌​‌​​‍‌‌​ ​‍​ ​‍‌‍​‌‌‍‌​​ ‌ ​ ​ ​ ‌‌‌‍‌‌​ ​‌‌‍​ ​ ‌‍​ ‌​​ ​​‌‍​ ​‍‌‌​ ​‍​ ​‍​‍‌‌​ ‌‌‌​‌​​‍ ‍‌‍​ ‌‍‍​‌‍‍‌‌‍ ​‌‍‌​‌ ​‍‌‍‌‌‌‍ ‍​‍‌‌​ ‌‌‌​​‍‌‌ ‌‍‍ ‌‍‌‌‌ ‍‌​‍‌‌​ ​ ‌​‌​​‍‌‌​ ​ ‌​‌​​‍‌‌​ ​‍​ ​‍​ ​‍​ ​‍​ ​‌‌‍​‌‌‍​ ​ ‌‌​ ​‍​ ‍‌‌‍‌​​ ​‌​ ​‌‌‍‌‍​‍‌‌​ ​‍​ ​‍​‍‌‌​ ‌‌‌​‌​​‍ ‍‌ ‌​‌‍‌‌‌ ‍​‌ ‌​​ ‌‍​‍‌‍​‌‌ ​ ‌‍‌‌‌‌‌‌‌ ​‍‌‍ ​​ ‌‌‍‍​‌ ‌​‌ ‌​‌ ​​​‍‌‌​ ​ ‌​​‌​‍‌‌​ ​‍‌​‌‍​‍‌‌​ ​‍‌​‌‍‌‍ ​‌‍ ‌‍​ ‌‍​‌‌‍ ​‌‍‍​‌‍ ‌ ​ ‌ ‌​​‍‌‌​ ​ ‌​​‌​ ​ ​ ​ ​ ​ ​ ​ ​‍‌‍‌‍‍‌‌‍‌​​ ‌​ ​​‌‍‌‍‌‍‌‌​ ​​​ ‌‌​ ​‌‌‍‌‍‌‍‌‌​‍ ‌​ ‌​​ ​‌​ ‍​‌‍‌​​‍ ‌​ ‌​‌‍‌​​ ‌‍​ ‍‌​‍ ‌‌‍​‌​ ​ ​ ‌​‌‍​ ​‍ ‌‌‍‌‌‌‍‌‍​ ‌‍​ ‌​​ ‍​‌‍​ ‌‍‌​​ ‌​​ ​‍​ ​‌‌‍​ ​ ‌‌​‍‌‍‌ ‌​‌ ‍‌‌ ​​‌‍‌‌​ ‌‌‍‍​‌‍‌‌‌‍ ​‌ ​​‌‌‌​‌‍ ‌ ​​‌‍‍‌‌‍​ ​‍‌‍‌ ​​‌‍​‌‌ ‌​‌‍‍​​ ‌‌‍​ ‌‍ ‌‍ ‍‌ ‌​‌‍‌‌‌‍ ‍‌ ‌​​‍‌‌​ ‌‌‌​​‍‌‌ ‌‍‍ ‌‍‌‌‌ ‍‌​‍‌‌​ ​ ‌​‌​​‍‌‌​ ​ ‌​‌​​‍‌‌​ ​‍​ ​‍‌‍​‌‌‍‌​​ ‌ ​ ​ ​ ‌‌‌‍‌‌​ ​‌‌‍​ ​ ‌‍​ ‌​​ ​​‌‍​ ​‍‌‌​ ​‍​ ​‍​‍‌‌​ ‌‌‌​‌​​‍ ‍‌‍​ ‌‍‍​‌‍‍‌‌‍ ​‌‍‌​‌ ​‍‌‍‌‌‌‍ ‍​‍‌‌​ ‌‌‌​​‍‌‌ ‌‍‍ ‌‍‌‌‌ ‍‌​‍‌‌​ ​ ‌​‌​​‍‌‌​ ​ ‌​‌​​‍‌‌​ ​‍​ ​‍​ ​‍​ ​‍​ ​‌‌‍​‌‌‍​ ​ ‌‌​ ​‍​ ‍‌‌‍‌​​ ​‌​ ​‌‌‍‌‍​‍‌‌​ ​‍​ ​‍​‍‌‌​ ‌‌‌​‌​​‍ ‍‌ ‌​‌‍‌‌‌ ‍​‌ ‌​​‍‌‍‌ ​​‌‍‌‌‌ ​‍‌ ​ ‌ ​​‌‍‌‌‌‍​ ‌ ‌​‌‍‍‌‌ ‌‍‌‍‌‌​ ‌‌ ​​‌ ‌‌‌‍​‍‌‍ ​‌‍‍‌‌ ​ ‌‍‍​‌‍‌‌‌‍‌​​‍​‍‌ ‌
An SREC Registration Program that facilitates access to the
SREC tracking system and marketplace which provides a
revenue stream and long term financing options for solar
installations.​​​​‌ ‍ ​‍​‍‌‍ ‌ ​‍‌‍‍‌‌‍‌ ‌‍‍‌‌‍ ‍​‍​‍​ ‍‍​‍​‍‌ ​ ‌‍​‌‌‍ ‍‌‍‍‌‌ ‌​‌ ‍‌​‍ ‍‌‍‍‌‌‍ ​‍​‍​‍ ​​‍​‍‌‍‍​‌ ​‍‌‍‌‌‌‍‌‍​‍​‍​ ‍‍​‍​‍‌‍‍​‌ ‌​‌ ‌​‌ ​​​ ‍‍​‍ ​‍ ‌‍ ​‌‍ ‌‍​ ‌‍​‌‌‍ ​‌‍‍​‌‍ ‌ ​ ‌ ‌​​ ‍‍​ ​ ​ ​ ​ ​ ​ ​ ​‍ ‌‍‍‌‌‍ ‍‌ ‌​‌‍‌‌‌‍ ‍‌ ‌​​‍ ‌‍‌‌‌‍‌​‌‍‍‌‌ ‌​​‍ ‌‍ ‌‌‍ ‌‍‌​‌‍‌‌​ ‌‌ ​​‌ ​‍‌‍‌‌‌ ​ ‌‍‌‌‌‍ ‍‌ ‌​‌‍​‌‌ ‌​‌‍‍‌‌‍ ‌‍ ‍​ ‍ ‌‍‍‌‌‍‌​​ ‌​ ​​‌‍‌‍‌‍‌‌​ ​​​ ‌‌​ ​‌‌‍‌‍‌‍‌‌​‍ ‌​ ‌​​ ​‌​ ‍​‌‍‌​​‍ ‌​ ‌​‌‍‌​​ ‌‍​ ‍‌​‍ ‌‌‍​‌​ ​ ​ ‌​‌‍​ ​‍ ‌‌‍‌‌‌‍‌‍​ ‌‍​ ‌​​ ‍​‌‍​ ‌‍‌​​ ‌​​ ​‍​ ​‌‌‍​ ​ ‌‌​ ‍ ‌ ‌​‌ ‍‌‌ ​​‌‍‌‌​ ‌‌‍‍​‌‍‌‌‌‍ ​‌ ​​‌‌‌​‌‍ ‌ ​​‌‍‍‌‌‍​ ​ ‍ ‌ ​​‌‍​‌‌ ‌​‌‍‍​​ ‌‌‍​ ‌‍ ‌‍ ‍‌ ‌​‌‍‌‌‌‍ ‍‌ ‌​​‍‌‌​ ‌‌‌​​‍‌‌ ‌‍‍ ‌‍‌‌‌ ‍‌​‍‌‌​ ​ ‌​‌​​‍‌‌​ ​ ‌​‌​​‍‌‌​ ​‍​ ​‍‌‍​ ‌‍​‌‌‍​ ​ ‌‍​ ‌‍‌‍‌‌‌‍​‍​ ‍​​ ​‍​ ​‍​ ​​‌‍​‍​‍‌‌​ ​‍​ ​‍​‍‌‌​ ‌‌‌​‌​​‍ ‍‌‍​ ‌‍‍​‌‍‍‌‌‍ ​‌‍‌​‌ ​‍‌‍‌‌‌‍ ‍​‍‌‌​ ‌‌‌​​‍‌‌ ‌‍‍ ‌‍‌‌‌ ‍‌​‍‌‌​ ​ ‌​‌​​‍‌‌​ ​ ‌​‌​​‍‌‌​ ​‍​ ​‍​ ​‍‌‍‌‌‌‍​ ‌‍‌‌​ ‍​‌‍​‌​ ‍‌‌‍‌‍‌‍‌​​ ​ ‌‍​‌​ ‍​​‍‌‌​ ​‍​ ​‍​‍‌‌​ ‌‌‌​‌​​‍ ‍‌ ‌​‌‍‌‌‌ ‍​‌ ‌​​ ‌‍​‍‌‍​‌‌ ​ ‌‍‌‌‌‌‌‌‌ ​‍‌‍ ​​ ‌‌‍‍​‌ ‌​‌ ‌​‌ ​​​‍‌‌​ ​ ‌​​‌​‍‌‌​ ​‍‌​‌‍​‍‌‌​ ​‍‌​‌‍‌‍ ​‌‍ ‌‍​ ‌‍​‌‌‍ ​‌‍‍​‌‍ ‌ ​ ‌ ‌​​‍‌‌​ ​ ‌​​‌​ ​ ​ ​ ​ ​ ​ ​ ​‍‌‍‌‍‍‌‌‍‌​​ ‌​ ​​‌‍‌‍‌‍‌‌​ ​​​ ‌‌​ ​‌‌‍‌‍‌‍‌‌​‍ ‌​ ‌​​ ​‌​ ‍​‌‍‌​​‍ ‌​ ‌​‌‍‌​​ ‌‍​ ‍‌​‍ ‌‌‍​‌​ ​ ​ ‌​‌‍​ ​‍ ‌‌‍‌‌‌‍‌‍​ ‌‍​ ‌​​ ‍​‌‍​ ‌‍‌​​ ‌​​ ​‍​ ​‌‌‍​ ​ ‌‌​‍‌‍‌ ‌​‌ ‍‌‌ ​​‌‍‌‌​ ‌‌‍‍​‌‍‌‌‌‍ ​‌ ​​‌‌‌​‌‍ ‌ ​​‌‍‍‌‌‍​ ​‍‌‍‌ ​​‌‍​‌‌ ‌​‌‍‍​​ ‌‌‍​ ‌‍ ‌‍ ‍‌ ‌​‌‍‌‌‌‍ ‍‌ ‌​​‍‌‌​ ‌‌‌​​‍‌‌ ‌‍‍ ‌‍‌‌‌ ‍‌​‍‌‌​ ​ ‌​‌​​‍‌‌​ ​ ‌​‌​​‍‌‌​ ​‍​ ​‍‌‍​ ‌‍​‌‌‍​ ​ ‌‍​ ‌‍‌‍‌‌‌‍​‍​ ‍​​ ​‍​ ​‍​ ​​‌‍​‍​‍‌‌​ ​‍​ ​‍​‍‌‌​ ‌‌‌​‌​​‍ ‍‌‍​ ‌‍‍​‌‍‍‌‌‍ ​‌‍‌​‌ ​‍‌‍‌‌‌‍ ‍​‍‌‌​ ‌‌‌​​‍‌‌ ‌‍‍ ‌‍‌‌‌ ‍‌​‍‌‌​ ​ ‌​‌​​‍‌‌​ ​ ‌​‌​​‍‌‌​ ​‍​ ​‍​ ​‍‌‍‌‌‌‍​ ‌‍‌‌​ ‍​‌‍​‌​ ‍‌‌‍‌‍‌‍‌​​ ​ ‌‍​‌​ ‍​​‍‌‌​ ​‍​ ​‍​‍‌‌​ ‌‌‌​‌​​‍ ‍‌ ‌​‌‍‌‌‌ ‍​‌ ‌​​‍‌‍‌ ​​‌‍‌‌‌ ​‍‌ ​ ‌ ​​‌‍‌‌‌‍​ ‌ ‌​‌‍‍‌‌ ‌‍‌‍‌‌​ ‌‌ ​​‌ ‌‌‌‍​‍‌‍ ​‌‍‍‌‌ ​ ‌‍‍​‌‍‌‌‌‍‌​​‍​‍‌ ‌